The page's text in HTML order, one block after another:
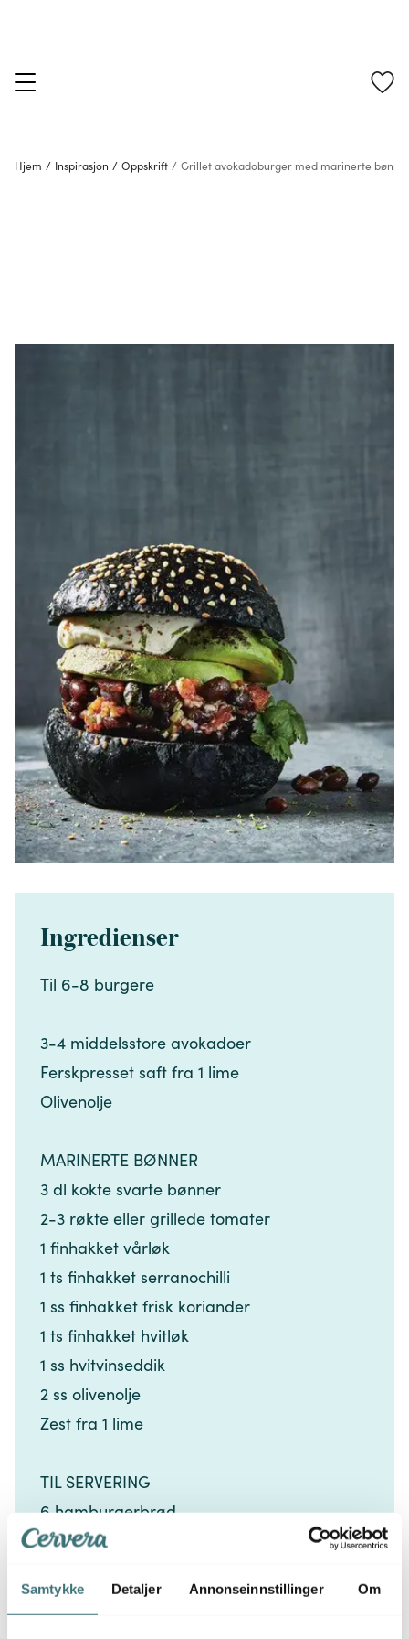
Samtykke Detaljer Annonseinnstillinger Om
Hjem / Inspirasjon / Oppskrift / Grillet avokadoburger med marinerte
Ingredienser
Til 6-8 burgere​​​​‌ ‍ ​‍​‍‌‍ ‌ ​‍‌‍‍‌‌‍‌ ‌‍‍‌‌‍ ‍​‍​‍​ ‍‍​‍​‍‌ ​ ‌‍​‌‌‍ ‍‌‍‍‌‌ ‌​‌ ‍‌​‍ ‍‌‍‍‌‌‍ ​‍​‍​‍ ​​‍​‍‌‍‍​‌ ​‍‌‍‌‌‌‍‌‍​‍​‍​ ‍‍​‍​‍‌‍‍​‌ ‌​‌ ‌​‌ ​​‌ ​ ​ ‍‍​‍ ​‍ ‌‍​ ‌‍ ‌‌ ​ ​‍ ‍‌‍​ ‌‍‌‌‌ ​‍‌ ‌‍‌‍‌‌‌ ​‍‌‍​‌​‍ ‍‌ ​ ‌‍‌‌​‍ ‌ ​​‌ ​‍‌‍ ‌‍‌​‌ ‌‌‌‍​ ‌ ‌​‌‍‍‌‌‍ ‌‍ ‍​‍ ‌‍‍‌‌‍ ‍‌ ‌​‌‍‌‌‌‍ ‍‌ ‌​​‍ ‌‍‌‌‌‍‌​‌‍‍‌‌ ‌​​‍ ‌‍ ‌‌‍ ‌‍‌​‌‍‌‌​ ‌‌ ​​‌ ​‍‌‍‌‌‌ ​ ‌‍‌‌‌‍ ‍‌ ‌​‌‍​‌‌ ‌​‌‍‍‌‌‍ ‌‍ ‍​ ‍ ‌‍‍‌‌‍‌​​ ‌‌‍‍‌​ ​‌​ ‍​‌‍ ‍​‍ ‍‌‍‌​​ ‍‌​ ‌‌‌‍​‌‌‍​‌‌‍‌‌​ ​​​ ‍​​‍ ‌​ ‌ ‌‍‌‌‌‍​‌​ ‍​​‍ ‌​ ‌​‌‍‌​​ ​​​ ‌‍​‍ ‌​ ‍​​ ‌​​ ​ ​ ‌‌​‍ ‌​ ‌‌​ ‌​​ ‌‌‌‍‌​‌‍‌​​ ‌‍​ ‍‌‌‍‌‍‌‍​ ‌‍​‌‌‍​‌‌‍‌​​‍ ‍‌‍ ‍‌‍ ​ ‍ ‌ ‌​‌ ‍‌‌ ​​‌‍‌‌​ ‌‌ ​​‌‍​‌‌‍‌ ‌‍‌‌​ ‍ ‌ ​​‌‍​‌‌ ‌​‌‍‍​​ ‌‌‍​‍‌‍ ​‌‍ ‌‍​ ‌‍‍ ‌ ​ ​‍‌‌​ ‌‌‌​​‍‌‌ ‌‍‍ ‌‍‌‌‌ ‍‌​‍‌‌​ ​ ‌​‌​​‍‌‌​ ​ ‌​‌​​‍‌‌​ ​‍​ ​‍​ ​ ​ ​​​ ‍‌​ ‍‌‌‍​ ‌‍‌‍​ ​​‌‍​‌​ ‍‌‌‍‌‍​ ​‌‌‍​‌​‍‌‌​ ​‍​ ​‍​‍‌‌​ ‌‌‌​‌​​‍ ‍‌‍​ ‌‍ ‌‍ ​‌ ‌‌‌‍ ‌‌‍ ‍‌ ​ ​‍‌‌​ ‌‌‌​​‍‌‌ ‌‍‍ ‌‍‌‌‌ ‍‌​‍‌‌​ ​ ‌​‌​​‍‌‌​ ​ ‌​‌​​‍‌‌​ ​‍​ ​‍​ ​‌‌‍‌​​ ​‍​ ​‌​ ​‌​ ‌‌‌‍​‌‌‍‌‍​ ‍​‌‍​‌‌‍‌​‌‍​ ​‍‌‌​ ​‍​ ​‍​‍‌‌​ ‌‌‌​‌​​‍ ‍‌‍‍‌‌ ‌​‌‍‌‌‌‍ ‌‌ ​ ​‍‌‌​ ‌‌‌​​‍​ ​​​‍‌‌​ ‌‌‌​‌​​ ‌‍​‍‌‍​‌‌ ​ ‌‍‌‌‌‌‌‌‌ ​‍‌‍ ​​ ‌‌‍‍​‌ ‌​‌ ‌​‌ ​​‌ ​ ​‍‌‌​ ​ ‌​​‌​‍‌‌​ ​‍‌​‌‍​‍‌‌​ ​‍‌​‌‍‌‍​ ‌‍ ‌‌ ​ ​‍ ‍‌‍​ ‌‍‌‌‌ ​‍‌ ‌‍‌‍‌‌‌ ​‍‌‍​‌​‍ ‍‌ ​ ‌‍‌‌​‍‌‍‌‍‍‌‌‍‌​​ ‌‌‍‍‌​ ​‌​ ‍​‌‍ ‍​‍ ‍‌‍‌​​ ‍‌​ ‌‌‌‍​‌‌‍​‌‌‍‌‌​ ​​​ ‍​​‍ ‌​ ‌ ‌‍‌‌‌‍​‌​ ‍​​‍ ‌​ ‌​‌‍‌​​ ​​​ ‌‍​‍ ‌​ ‍​​ ‌​​ ​ ​ ‌‌​‍ ‌​ ‌‌​ ‌​​ ‌‌‌‍‌​‌‍‌​​ ‌‍​ ‍‌‌‍‌‍‌‍​ ‌‍​‌‌‍​‌‌‍‌​​‍ ‍‌‍ ‍‌‍ ​‍‌‍‌ ‌​‌ ‍‌‌ ​​‌‍‌‌​ ‌‌ ​​‌‍​‌‌‍‌ ‌‍‌‌​‍‌‍‌ ​​‌‍​‌‌ ‌​‌‍‍​​ ‌‌‍​‍‌‍ ​‌‍ ‌‍​ ‌‍‍ ‌ ​ ​‍‌‌​ ‌‌‌​​‍‌‌ ‌‍‍ ‌‍‌‌‌ ‍‌​‍‌‌​ ​ ‌​‌​​‍‌‌​ ​ ‌​‌​​‍‌‌​ ​‍​ ​‍​ ​ ​ ​​​ ‍‌​ ‍‌‌‍​ ‌‍‌‍​ ​​‌‍​‌​ ‍‌‌‍‌‍​ ​‌‌‍​‌​‍‌‌​ ​‍​ ​‍​‍‌‌​ ‌‌‌​‌​​‍ ‍‌‍​ ‌‍ ‌‍ ​‌ ‌‌‌‍ ‌‌‍ ‍‌ ​ ​‍‌‌​ ‌‌‌​​‍‌‌ ‌‍‍ ‌‍‌‌‌ ‍‌​‍‌‌​ ​ ‌​‌​​‍‌‌​ ​ ‌​‌​​‍‌‌​ ​‍​ ​‍​ ​‌‌‍‌​​ ​‍​ ​‌​ ​‌​ ‌‌‌‍​‌‌‍‌‍​ ‍​‌‍​‌‌‍‌​‌‍​ ​‍‌‌​ ​‍​ ​‍​‍‌‌​ ‌‌‌​‌​​‍ ‍‌‍‍‌‌ ‌​‌‍‌‌‌‍ ‌‌ ​ ​‍‌‌​ ‌‌‌​​‍​ ​​​‍‌‌​ ‌‌‌​‌​​‍‌‍‌ ‌ ‌‍ ‌ ​‍‌‍‍ ‌ ​ ‌ ​​‌‍​‌‌‍​ ‌‍‌‌​ ‌‌ ​​‌ ​‍‌‍ ‌‍‌​‌ ‌‌‌‍​ ‌ ‌​‌‍‍‌‌‍ ‌‍ ‍​‍‌‍‌ ​​‌‍‌‌‌ ​‍‌ ​ ‌ ​​‌‍‌‌‌‍​ ‌ ‌​‌‍‍‌‌ ‌‍‌‍‌‌​ ‌‌ ​​‌ ‌‌‌‍​‍‌‍ ​‌‍‍‌‌ ​ ‌‍‍​‌‍‌‌‌‍‌​​‍​‍‌ ‌
3-4 middelsstore avokadoer​​​​‌ ‍ ​‍​‍‌‍ ‌ ​‍‌‍‍‌‌‍‌ ‌‍‍‌‌‍ ‍​‍​‍​ ‍‍​‍​‍‌ ​ ‌‍​‌‌‍ ‍‌‍‍‌‌ ‌​‌ ‍‌​‍ ‍‌‍‍‌‌‍ ​‍​‍​‍ ​​‍​‍‌‍‍​‌ ​‍‌‍‌‌‌‍‌‍​‍​‍​ ‍‍​‍​‍‌‍‍​‌ ‌​‌ ‌​‌ ​​‌ ​ ​ ‍‍​‍ ​‍ ‌‍​ ‌‍ ‌‌ ​ ​‍ ‍‌‍​ ‌‍‌‌‌ ​‍‌ ‌‍‌‍‌‌‌ ​‍‌‍​‌​‍ ‍‌ ​ ‌‍‌‌​‍ ‌ ​​‌ ​‍‌‍ ‌‍‌​‌ ‌‌‌‍​ ‌ ‌​‌‍‍‌‌‍ ‌‍ ‍​‍ ‌‍‍‌‌‍ ‍‌ ‌​‌‍‌‌‌‍ ‍‌ ‌​​‍ ‌‍‌‌‌‍‌​‌‍‍‌‌ ‌​​‍ ‌‍ ‌‌‍ ‌‍‌​‌‍‌‌​ ‌‌ ​​‌ ​‍‌‍‌‌‌ ​ ‌‍‌‌‌‍ ‍‌ ‌​‌‍​‌‌ ‌​‌‍‍‌‌‍ ‌‍ ‍​ ‍ ‌‍‍‌‌‍‌​​ ‌‌‍‍‌​ ​‌​ ‍​‌‍ ‍​‍ ‍‌‍‌​​ ‍‌​ ‌‌‌‍​‌‌‍​‌‌‍‌‌​ ​​​ ‍​​‍ ‌​ ‌ ‌‍‌‌‌‍​‌​ ‍​​‍ ‌​ ‌​‌‍‌​​ ​​​ ‌‍​‍ ‌​ ‍​​ ‌​​ ​ ​ ‌‌​‍ ‌​ ‌‌​ ‌​​ ‌‌‌‍‌​‌‍‌​​ ‌‍​ ‍‌‌‍‌‍‌‍​ ‌‍​‌‌‍​‌‌‍‌​​‍ ‍‌‍ ‍‌‍ ​ ‍ ‌ ‌​‌ ‍‌‌ ​​‌‍‌‌​ ‌‌ ​​‌‍​‌‌‍‌ ‌‍‌‌​ ‍ ‌ ​​‌‍​‌‌ ‌​‌‍‍​​ ‌‌‍​‍‌‍ ​‌‍ ‌‍​ ‌‍‍ ‌ ​ ​‍‌‌​ ‌‌‌​​‍‌‌ ‌‍‍ ‌‍‌‌‌ ‍‌​‍‌‌​ ​ ‌​‌​​‍‌‌​ ​ ‌​‌​​‍‌‌​ ​‍​ ​‍​ ​ ​ ​​​ ‍‌​ ‍‌‌‍​ ‌‍‌‍​ ​​‌‍​‌​ ‍‌‌‍‌‍​ ​‌‌‍​‌​‍‌‌​ ​‍​ ​‍​‍‌‌​ ‌‌‌​‌​​‍ ‍‌‍​ ‌‍ ‌‍ ​‌ ‌‌‌‍ ‌‌‍ ‍‌ ​ ​‍‌‌​ ‌‌‌​​‍‌‌ ‌‍‍ ‌‍‌‌‌ ‍‌​‍‌‌​ ​ ‌​‌​​‍‌‌​ ​ ‌​‌​​‍‌‌​ ​‍​ ​‍​ ​‌‌‍‌​​ ​‍​ ​‌​ ​‌​ ‌‌‌‍​‌‌‍‌‍​ ‍​‌‍​‌‌‍‌​‌‍​ ​‍‌‌​ ​‍​ ​‍​‍‌‌​ ‌‌‌​‌​​‍ ‍‌‍‍‌‌ ‌​‌‍‌‌‌‍ ‌‌ ​ ​‍‌‌​ ‌‌‌​​‍​ ​‍​‍‌‌​ ‌‌‌​‌​​ ‌‍​‍‌‍​‌‌ ​ ‌‍‌‌‌‌‌‌‌ ​‍‌‍ ​​ ‌‌‍‍​‌ ‌​‌ ‌​‌ ​​‌ ​ ​‍‌‌​ ​ ‌​​‌​‍‌‌​ ​‍‌​‌‍​‍‌‌​ ​‍‌​‌‍‌‍​ ‌‍ ‌‌ ​ ​‍ ‍‌‍​ ‌‍‌‌‌ ​‍‌ ‌‍‌‍‌‌‌ ​‍‌‍​‌​‍ ‍‌ ​ ‌‍‌‌​‍‌‍‌‍‍‌‌‍‌​​ ‌‌‍‍‌​ ​‌​ ‍​‌‍ ‍​‍ ‍‌‍‌​​ ‍‌​ ‌‌‌‍​‌‌‍​‌‌‍‌‌​ ​​​ ‍​​‍ ‌​ ‌ ‌‍‌‌‌‍​‌​ ‍​​‍ ‌​ ‌​‌‍‌​​ ​​​ ‌‍​‍ ‌​ ‍​​ ‌​​ ​ ​ ‌‌​‍ ‌​ ‌‌​ ‌​​ ‌‌‌‍‌​‌‍‌​​ ‌‍​ ‍‌‌‍‌‍‌‍​ ‌‍​‌‌‍​‌‌‍‌​​‍ ‍‌‍ ‍‌‍ ​‍‌‍‌ ‌​‌ ‍‌‌ ​​‌‍‌‌​ ‌‌ ​​‌‍​‌‌‍‌ ‌‍‌‌​‍‌‍‌ ​​‌‍​‌‌ ‌​‌‍‍​​ ‌‌‍​‍‌‍ ​‌‍ ‌‍​ ‌‍‍ ‌ ​ ​‍‌‌​ ‌‌‌​​‍‌‌ ‌‍‍ ‌‍‌‌‌ ‍‌​‍‌‌​ ​ ‌​‌​​‍‌‌​ ​ ‌​‌​​‍‌‌​ ​‍​ ​‍​ ​ ​ ​​​ ‍‌​ ‍‌‌‍​ ‌‍‌‍​ ​​‌‍​‌​ ‍‌‌‍‌‍​ ​‌‌‍​‌​‍‌‌​ ​‍​ ​‍​‍‌‌​ ‌‌‌​‌​​‍ ‍‌‍​ ‌‍ ‌‍ ​‌ ‌‌‌‍ ‌‌‍ ‍‌ ​ ​‍‌‌​ ‌‌‌​​‍‌‌ ‌‍‍ ‌‍‌‌‌ ‍‌​‍‌‌​ ​ ‌​‌​​‍‌‌​ ​ ‌​‌​​‍‌‌​ ​‍​ ​‍​ ​‌‌‍‌​​ ​‍​ ​‌​ ​‌​ ‌‌‌‍​‌‌‍‌‍​ ‍​‌‍​‌‌‍‌​‌‍​ ​‍‌‌​ ​‍​ ​‍​‍‌‌​ ‌‌‌​‌​​‍ ‍‌‍‍‌‌ ‌​‌‍‌‌‌‍ ‌‌ ​ ​‍‌‌​ ‌‌‌​​‍​ ​‍​‍‌‌​ ‌‌‌​‌​​‍‌‍‌ ‌ ‌‍ ‌ ​‍‌‍‍ ‌ ​ ‌ ​​‌‍​‌‌‍​ ‌‍‌‌​ ‌‌ ​​‌ ​‍‌‍ ‌‍‌​‌ ‌‌‌‍​ ‌ ‌​‌‍‍‌‌‍ ‌‍ ‍​‍‌‍‌ ​​‌‍‌‌‌ ​‍‌ ​ ‌ ​​‌‍‌‌‌‍​ ‌ ‌​‌‍‍‌‌ ‌‍‌‍‌‌​ ‌‌ ​​‌ ‌‌‌‍​‍‌‍ ​‌‍‍‌‌ ​ ‌‍‍​‌‍‌‌‌‍‌​​‍​‍‌ ‌
Ferskpresset saft fra 1 lime​​​​‌ ‍ ​‍​‍‌‍ ‌ ​‍‌‍‍‌‌‍‌ ‌‍‍‌‌‍ ‍​‍​‍​ ‍‍​‍​‍‌ ​ ‌‍​‌‌‍ ‍‌‍‍‌‌ ‌​‌ ‍‌​‍ ‍‌‍‍‌‌‍ ​‍​‍​‍ ​​‍​‍‌‍‍​‌ ​‍‌‍‌‌‌‍‌‍​‍​‍​ ‍‍​‍​‍‌‍‍​‌ ‌​‌ ‌​‌ ​​‌ ​ ​ ‍‍​‍ ​‍ ‌‍​ ‌‍ ‌‌ ​ ​‍ ‍‌‍​ ‌‍‌‌‌ ​‍‌ ‌‍‌‍‌‌‌ ​‍‌‍​‌​‍ ‍‌ ​ ‌‍‌‌​‍ ‌ ​​‌ ​‍‌‍ ‌‍‌​‌ ‌‌‌‍​ ‌ ‌​‌‍‍‌‌‍ ‌‍ ‍​‍ ‌‍‍‌‌‍ ‍‌ ‌​‌‍‌‌‌‍ ‍‌ ‌​​‍ ‌‍‌‌‌‍‌​‌‍‍‌‌ ‌​​‍ ‌‍ ‌‌‍ ‌‍‌​‌‍‌‌​ ‌‌ ​​‌ ​‍‌‍‌‌‌ ​ ‌‍‌‌‌‍ ‍‌ ‌​‌‍​‌‌ ‌​‌‍‍‌‌‍ ‌‍ ‍​ ‍ ‌‍‍‌‌‍‌​​ ‌‌‍‍‌​ ​‌​ ‍​‌‍ ‍​‍ ‍‌‍‌​​ ‍‌​ ‌‌‌‍​‌‌‍​‌‌‍‌‌​ ​​​ ‍​​‍ ‌​ ‌ ‌‍‌‌‌‍​‌​ ‍​​‍ ‌​ ‌​‌‍‌​​ ​​​ ‌‍​‍ ‌​ ‍​​ ‌​​ ​ ​ ‌‌​‍ ‌​ ‌‌​ ‌​​ ‌‌‌‍‌​‌‍‌​​ ‌‍​ ‍‌‌‍‌‍‌‍​ ‌‍​‌‌‍​‌‌‍‌​​‍ ‍‌‍ ‍‌‍ ​ ‍ ‌ ‌​‌ ‍‌‌ ​​‌‍‌‌​ ‌‌ ​​‌‍​‌‌‍‌ ‌‍‌‌​ ‍ ‌ ​​‌‍​‌‌ ‌​‌‍‍​​ ‌‌‍​‍‌‍ ​‌‍ ‌‍​ ‌‍‍ ‌ ​ ​‍‌‌​ ‌‌‌​​‍‌‌ ‌‍‍ ‌‍‌‌‌ ‍‌​‍‌‌​ ​ ‌​‌​​‍‌‌​ ​ ‌​‌​​‍‌‌​ ​‍​ ​‍​ ​ ​ ​​​ ‍‌​ ‍‌‌‍​ ‌‍‌‍​ ​​‌‍​‌​ ‍‌‌‍‌‍​ ​‌‌‍​‌​‍‌‌​ ​‍​ ​‍​‍‌‌​ ‌‌‌​‌​​‍ ‍‌‍​ ‌‍ ‌‍ ​‌ ‌‌‌‍ ‌‌‍ ‍‌ ​ ​‍‌‌​ ‌‌‌​​‍‌‌ ‌‍‍ ‌‍‌‌‌ ‍‌​‍‌‌​ ​ ‌​‌​​‍‌‌​ ​ ‌​‌​​‍‌‌​ ​‍​ ​‍​ ​‌‌‍‌​​ ​‍​ ​‌​ ​‌​ ‌‌‌‍​‌‌‍‌‍​ ‍​‌‍​‌‌‍‌​‌‍​ ​‍‌‌​ ​‍​ ​‍​‍‌‌​ ‌‌‌​‌​​‍ ‍‌‍‍‌‌ ‌​‌‍‌‌‌‍ ‌‌ ​ ​‍‌‌​ ‌‌‌​​‍​ ​ ​‍‌‌​ ‌‌‌​‌​​ ‌‍​‍‌‍​‌‌ ​ ‌‍‌‌‌‌‌‌‌ ​‍‌‍ ​​ ‌‌‍‍​‌ ‌​‌ ‌​‌ ​​‌ ​ ​‍‌‌​ ​ ‌​​‌​‍‌‌​ ​‍‌​‌‍​‍‌‌​ ​‍‌​‌‍‌‍​ ‌‍ ‌‌ ​ ​‍ ‍‌‍​ ‌‍‌‌‌ ​‍‌ ‌‍‌‍‌‌‌ ​‍‌‍​‌​‍ ‍‌ ​ ‌‍‌‌​‍‌‍‌‍‍‌‌‍‌​​ ‌‌‍‍‌​ ​‌​ ‍​‌‍ ‍​‍ ‍‌‍‌​​ ‍‌​ ‌‌‌‍​‌‌‍​‌‌‍‌‌​ ​​​ ‍​​‍ ‌​ ‌ ‌‍‌‌‌‍​‌​ ‍​​‍ ‌​ ‌​‌‍‌​​ ​​​ ‌‍​‍ ‌​ ‍​​ ‌​​ ​ ​ ‌‌​‍ ‌​ ‌‌​ ‌​​ ‌‌‌‍‌​‌‍‌​​ ‌‍​ ‍‌‌‍‌‍‌‍​ ‌‍​‌‌‍​‌‌‍‌​​‍ ‍‌‍ ‍‌‍ ​‍‌‍‌ ‌​‌ ‍‌‌ ​​‌‍‌‌​ ‌‌ ​​‌‍​‌‌‍‌ ‌‍‌‌​‍‌‍‌ ​​‌‍​‌‌ ‌​‌‍‍​​ ‌‌‍​‍‌‍ ​‌‍ ‌‍​ ‌‍‍ ‌ ​ ​‍‌‌​ ‌‌‌​​‍‌‌ ‌‍‍ ‌‍‌‌‌ ‍‌​‍‌‌​ ​ ‌​‌​​‍‌‌​ ​ ‌​‌​​‍‌‌​ ​‍​ ​‍​ ​ ​ ​​​ ‍‌​ ‍‌‌‍​ ‌‍‌‍​ ​​‌‍​‌​ ‍‌‌‍‌‍​ ​‌‌‍​‌​‍‌‌​ ​‍​ ​‍​‍‌‌​ ‌‌‌​‌​​‍ ‍‌‍​ ‌‍ ‌‍ ​‌ ‌‌‌‍ ‌‌‍ ‍‌ ​ ​‍‌‌​ ‌‌‌​​‍‌‌ ‌‍‍ ‌‍‌‌‌ ‍‌​‍‌‌​ ​ ‌​‌​​‍‌‌​ ​ ‌​‌​​‍‌‌​ ​‍​ ​‍​ ​‌‌‍‌​​ ​‍​ ​‌​ ​‌​ ‌‌‌‍​‌‌‍‌‍​ ‍​‌‍​‌‌‍‌​‌‍​ ​‍‌‌​ ​‍​ ​‍​‍‌‌​ ‌‌‌​‌​​‍ ‍‌‍‍‌‌ ‌​‌‍‌‌‌‍ ‌‌ ​ ​‍‌‌​ ‌‌‌​​‍​ ​ ​‍‌‌​ ‌‌‌​‌​​‍‌‍‌ ‌ ‌‍ ‌ ​‍‌‍‍ ‌ ​ ‌ ​​‌‍​‌‌‍​ ‌‍‌‌​ ‌‌ ​​‌ ​‍‌‍ ‌‍‌​‌ ‌‌‌‍​ ‌ ‌​‌‍‍‌‌‍ ‌‍ ‍​‍‌‍‌ ​​‌‍‌‌‌ ​‍‌ ​ ‌ ​​‌‍‌‌‌‍​ ‌ ‌​‌‍‍‌‌ ‌‍‌‍‌‌​ ‌‌ ​​‌ ‌‌‌‍​‍‌‍ ​‌‍‍‌‌ ​ ‌‍‍​‌‍‌‌‌‍‌​​‍​‍‌ ‌
Olivenolje​​​​‌ ‍ ​‍​‍‌‍ ‌ ​‍‌‍‍‌‌‍‌ ‌‍‍‌‌‍ ‍​‍​‍​ ‍‍​‍​‍‌ ​ ‌‍​‌‌‍ ‍‌‍‍‌‌ ‌​‌ ‍‌​‍ ‍‌‍‍‌‌‍ ​‍​‍​‍ ​​‍​‍‌‍‍​‌ ​‍‌‍‌‌‌‍‌‍​‍​‍​ ‍‍​‍​‍‌‍‍​‌ ‌​‌ ‌​‌ ​​‌ ​ ​ ‍‍​‍ ​‍ ‌‍​ ‌‍ ‌‌ ​ ​‍ ‍‌‍​ ‌‍‌‌‌ ​‍‌ ‌‍‌‍‌‌‌ ​‍‌‍​‌​‍ ‍‌ ​ ‌‍‌‌​‍ ‌ ​​‌ ​‍‌‍ ‌‍‌​‌ ‌‌‌‍​ ‌ ‌​‌‍‍‌‌‍ ‌‍ ‍​‍ ‌‍‍‌‌‍ ‍‌ ‌​‌‍‌‌‌‍ ‍‌ ‌​​‍ ‌‍‌‌‌‍‌​‌‍‍‌‌ ‌​​‍ ‌‍ ‌‌‍ ‌‍‌​‌‍‌‌​ ‌‌ ​​‌ ​‍‌‍‌‌‌ ​ ‌‍‌‌‌‍ ‍‌ ‌​‌‍​‌‌ ‌​‌‍‍‌‌‍ ‌‍ ‍​ ‍ ‌‍‍‌‌‍‌​​ ‌‌‍‍‌​ ​‌​ ‍​‌‍ ‍​‍ ‍‌‍‌​​ ‍‌​ ‌‌‌‍​‌‌‍​‌‌‍‌‌​ ​​​ ‍​​‍ ‌​ ‌ ‌‍‌‌‌‍​‌​ ‍​​‍ ‌​ ‌​‌‍‌​​ ​​​ ‌‍​‍ ‌​ ‍​​ ‌​​ ​ ​ ‌‌​‍ ‌​ ‌‌​ ‌​​ ‌‌‌‍‌​‌‍‌​​ ‌‍​ ‍‌‌‍‌‍‌‍​ ‌‍​‌‌‍​‌‌‍‌​​‍ ‍‌‍ ‍‌‍ ​ ‍ ‌ ‌​‌ ‍‌‌ ​​‌‍‌‌​ ‌‌ ​​‌‍​‌‌‍‌ ‌‍‌‌​ ‍ ‌ ​​‌‍​‌‌ ‌​‌‍‍​​ ‌‌‍​‍‌‍ ​‌‍ ‌‍​ ‌‍‍ ‌ ​ ​‍‌‌​ ‌‌‌​​‍‌‌ ‌‍‍ ‌‍‌‌‌ ‍‌​‍‌‌​ ​ ‌​‌​​‍‌‌​ ​ ‌​‌​​‍‌‌​ ​‍​ ​‍​ ​ ​ ​​​ ‍‌​ ‍‌‌‍​ ‌‍‌‍​ ​​‌‍​‌​ ‍‌‌‍‌‍​ ​‌‌‍​‌​‍‌‌​ ​‍​ ​‍​‍‌‌​ ‌‌‌​‌​​‍ ‍‌‍​ ‌‍ ‌‍ ​‌ ‌‌‌‍ ‌‌‍ ‍‌ ​ ​‍‌‌​ ‌‌‌​​‍‌‌ ‌‍‍ ‌‍‌‌‌ ‍‌​‍‌‌​ ​ ‌​‌​​‍‌‌​ ​ ‌​‌​​‍‌‌​ ​‍​ ​‍​ ​‌‌‍‌​​ ​‍​ ​‌​ ​‌​ ‌‌‌‍​‌‌‍‌‍​ ‍​‌‍​‌‌‍‌​‌‍​ ​‍‌‌​ ​‍​ ​‍​‍‌‌​ ‌‌‌​‌​​‍ ‍‌‍‍‌‌ ‌​‌‍‌‌‌‍ ‌‌ ​ ​‍‌‌​ ‌‌‌​​‍​ ‌​​‍‌‌​ ‌‌‌​‌​​ ‌‍​‍‌‍​‌‌ ​ ‌‍‌‌‌‌‌‌‌ ​‍‌‍ ​​ ‌‌‍‍​‌ ‌​‌ ‌​‌ ​​‌ ​ ​‍‌‌​ ​ ‌​​‌​‍‌‌​ ​‍‌​‌‍​‍‌‌​ ​‍‌​‌‍‌‍​ ‌‍ ‌‌ ​ ​‍ ‍‌‍​ ‌‍‌‌‌ ​‍‌ ‌‍‌‍‌‌‌ ​‍‌‍​‌​‍ ‍‌ ​ ‌‍‌‌​‍‌‍‌‍‍‌‌‍‌​​ ‌‌‍‍‌​ ​‌​ ‍​‌‍ ‍​‍ ‍‌‍‌​​ ‍‌​ ‌‌‌‍​‌‌‍​‌‌‍‌‌​ ​​​ ‍​​‍ ‌​ ‌ ‌‍‌‌‌‍​‌​ ‍​​‍ ‌​ ‌​‌‍‌​​ ​​​ ‌‍​‍ ‌​ ‍​​ ‌​​ ​ ​ ‌‌​‍ ‌​ ‌‌​ ‌​​ ‌‌‌‍‌​‌‍‌​​ ‌‍​ ‍‌‌‍‌‍‌‍​ ‌‍​‌‌‍​‌‌‍‌​​‍ ‍‌‍ ‍‌‍ ​‍‌‍‌ ‌​‌ ‍‌‌ ​​‌‍‌‌​ ‌‌ ​​‌‍​‌‌‍‌ ‌‍‌‌​‍‌‍‌ ​​‌‍​‌‌ ‌​‌‍‍​​ ‌‌‍​‍‌‍ ​‌‍ ‌‍​ ‌‍‍ ‌ ​ ​‍‌‌​ ‌‌‌​​‍‌‌ ‌‍‍ ‌‍‌‌‌ ‍‌​‍‌‌​ ​ ‌​‌​​‍‌‌​ ​ ‌​‌​​‍‌‌​ ​‍​ ​‍​ ​ ​ ​​​ ‍‌​ ‍‌‌‍​ ‌‍‌‍​ ​​‌‍​‌​ ‍‌‌‍‌‍​ ​‌‌‍​‌​‍‌‌​ ​‍​ ​‍​‍‌‌​ ‌‌‌​‌​​‍ ‍‌‍​ ‌‍ ‌‍ ​‌ ‌‌‌‍ ‌‌‍ ‍‌ ​ ​‍‌‌​ ‌‌‌​​‍‌‌ ‌‍‍ ‌‍‌‌‌ ‍‌​‍‌‌​ ​ ‌​‌​​‍‌‌​ ​ ‌​‌​​‍‌‌​ ​‍​ ​‍​ ​‌‌‍‌​​ ​‍​ ​‌​ ​‌​ ‌‌‌‍​‌‌‍‌‍​ ‍​‌‍​‌‌‍‌​‌‍​ ​‍‌‌​ ​‍​ ​‍​‍‌‌​ ‌‌‌​‌​​‍ ‍‌‍‍‌‌ ‌​‌‍‌‌‌‍ ‌‌ ​ ​‍‌‌​ ‌‌‌​​‍​ ‌​​‍‌‌​ ‌‌‌​‌​​‍‌‍‌ ‌ ‌‍ ‌ ​‍‌‍‍ ‌ ​ ‌ ​​‌‍​‌‌‍​ ‌‍‌‌​ ‌‌ ​​‌ ​‍‌‍ ‌‍‌​‌ ‌‌‌‍​ ‌ ‌​‌‍‍‌‌‍ ‌‍ ‍​‍‌‍‌ ​​‌‍‌‌‌ ​‍‌ ​ ‌ ​​‌‍‌‌‌‍​ ‌ ‌​‌‍‍‌‌ ‌‍‌‍‌‌​ ‌‌ ​​‌ ‌‌‌‍​‍‌‍ ​‌‍‍‌‌ ​ ‌‍‍​‌‍‌‌‌‍‌​​‍​‍‌ ‌
MARINERTE BØNNER​​​​‌ ‍ ​‍​‍‌‍ ‌ ​‍‌‍‍‌‌‍‌ ‌‍‍‌‌‍ ‍​‍​‍​ ‍‍​‍​‍‌ ​ ‌‍​‌‌‍ ‍‌‍‍‌‌ ‌​‌ ‍‌​‍ ‍‌‍‍‌‌‍ ​‍​‍​‍ ​​‍​‍‌‍‍​‌ ​‍‌‍‌‌‌‍‌‍​‍​‍​ ‍‍​‍​‍‌‍‍​‌ ‌​‌ ‌​‌ ​​‌ ​ ​ ‍‍​‍ ​‍ ‌‍​ ‌‍ ‌‌ ​ ​‍ ‍‌‍​ ‌‍‌‌‌ ​‍‌ ‌‍‌‍‌‌‌ ​‍‌‍​‌​‍ ‍‌ ​ ‌‍‌‌​‍ ‌ ​​‌ ​‍‌‍ ‌‍‌​‌ ‌‌‌‍​ ‌ ‌​‌‍‍‌‌‍ ‌‍ ‍​‍ ‌‍‍‌‌‍ ‍‌ ‌​‌‍‌‌‌‍ ‍‌ ‌​​‍ ‌‍‌‌‌‍‌​‌‍‍‌‌ ‌​​‍ ‌‍ ‌‌‍ ‌‍‌​‌‍‌‌​ ‌‌ ​​‌ ​‍‌‍‌‌‌ ​ ‌‍‌‌‌‍ ‍‌ ‌​‌‍​‌‌ ‌​‌‍‍‌‌‍ ‌‍ ‍​ ‍ ‌‍‍‌‌‍‌​​ ‌‌‍‍‌​ ​‌​ ‍​‌‍ ‍​‍ ‍‌‍‌​​ ‍‌​ ‌‌‌‍​‌‌‍​‌‌‍‌‌​ ​​​ ‍​​‍ ‌​ ‌ ‌‍‌‌‌‍​‌​ ‍​​‍ ‌​ ‌​‌‍‌​​ ​​​ ‌‍​‍ ‌​ ‍​​ ‌​​ ​ ​ ‌‌​‍ ‌​ ‌‌​ ‌​​ ‌‌‌‍‌​‌‍‌​​ ‌‍​ ‍‌‌‍‌‍‌‍​ ‌‍​‌‌‍​‌‌‍‌​​‍ ‍‌‍ ‍‌‍ ​ ‍ ‌ ‌​‌ ‍‌‌ ​​‌‍‌‌​ ‌‌ ​​‌‍​‌‌‍‌ ‌‍‌‌​ ‍ ‌ ​​‌‍​‌‌ ‌​‌‍‍​​ ‌‌‍​‍‌‍ ​‌‍ ‌‍​ ‌‍‍ ‌ ​ ​‍‌‌​ ‌‌‌​​‍‌‌ ‌‍‍ ‌‍‌‌‌ ‍‌​‍‌‌​ ​ ‌​‌​​‍‌‌​ ​ ‌​‌​​‍‌‌​ ​‍​ ​‍​ ​ ​ ​​​ ‍‌​ ‍‌‌‍​ ‌‍‌‍​ ​​‌‍​‌​ ‍‌‌‍‌‍​ ​‌‌‍​‌​‍‌‌​ ​‍​ ​‍​‍‌‌​ ‌‌‌​‌​​‍ ‍‌‍​ ‌‍ ‌‍ ​‌ ‌‌‌‍ ‌‌‍ ‍‌ ​ ​‍‌‌​ ‌‌‌​​‍‌‌ ‌‍‍ ‌‍‌‌‌ ‍‌​‍‌‌​ ​ ‌​‌​​‍‌‌​ ​ ‌​‌​​‍‌‌​ ​‍​ ​‍​ ​‌‌‍‌​​ ​‍​ ​‌​ ​‌​ ‌‌‌‍​‌‌‍‌‍​ ‍​‌‍​‌‌‍‌​‌‍​ ​‍‌‌​ ​‍​ ​‍​‍‌‌​ ‌‌‌​‌​​‍ ‍‌‍‍‌‌ ‌​‌‍‌‌‌‍ ‌‌ ​ ​‍‌‌​ ‌‌‌​​‍​ ‌‍​‍‌‌​ ‌‌‌​‌​​ ‌‍​‍‌‍​‌‌ ​ ‌‍‌‌‌‌‌‌‌ ​‍‌‍ ​​ ‌‌‍‍​‌ ‌​‌ ‌​‌ ​​‌ ​ ​‍‌‌​ ​ ‌​​‌​‍‌‌​ ​‍‌​‌‍​‍‌‌​ ​‍‌​‌‍‌‍​ ‌‍ ‌‌ ​ ​‍ ‍‌‍​ ‌‍‌‌‌ ​‍‌ ‌‍‌‍‌‌‌ ​‍‌‍​‌​‍ ‍‌ ​ ‌‍‌‌​‍‌‍‌‍‍‌‌‍‌​​ ‌‌‍‍‌​ ​‌​ ‍​‌‍ ‍​‍ ‍‌‍‌​​ ‍‌​ ‌‌‌‍​‌‌‍​‌‌‍‌‌​ ​​​ ‍​​‍ ‌​ ‌ ‌‍‌‌‌‍​‌​ ‍​​‍ ‌​ ‌​‌‍‌​​ ​​​ ‌‍​‍ ‌​ ‍​​ ‌​​ ​ ​ ‌‌​‍ ‌​ ‌‌​ ‌​​ ‌‌‌‍‌​‌‍‌​​ ‌‍​ ‍‌‌‍‌‍‌‍​ ‌‍​‌‌‍​‌‌‍‌​​‍ ‍‌‍ ‍‌‍ ​‍‌‍‌ ‌​‌ ‍‌‌ ​​‌‍‌‌​ ‌‌ ​​‌‍​‌‌‍‌ ‌‍‌‌​‍‌‍‌ ​​‌‍​‌‌ ‌​‌‍‍​​ ‌‌‍​‍‌‍ ​‌‍ ‌‍​ ‌‍‍ ‌ ​ ​‍‌‌​ ‌‌‌​​‍‌‌ ‌‍‍ ‌‍‌‌‌ ‍‌​‍‌‌​ ​ ‌​‌​​‍‌‌​ ​ ‌​‌​​‍‌‌​ ​‍​ ​‍​ ​ ​ ​​​ ‍‌​ ‍‌‌‍​ ‌‍‌‍​ ​​‌‍​‌​ ‍‌‌‍‌‍​ ​‌‌‍​‌​‍‌‌​ ​‍​ ​‍​‍‌‌​ ‌‌‌​‌​​‍ ‍‌‍​ ‌‍ ‌‍ ​‌ ‌‌‌‍ ‌‌‍ ‍‌ ​ ​‍‌‌​ ‌‌‌​​‍‌‌ ‌‍‍ ‌‍‌‌‌ ‍‌​‍‌‌​ ​ ‌​‌​​‍‌‌​ ​ ‌​‌​​‍‌‌​ ​‍​ ​‍​ ​‌‌‍‌​​ ​‍​ ​‌​ ​‌​ ‌‌‌‍​‌‌‍‌‍​ ‍​‌‍​‌‌‍‌​‌‍​ ​‍‌‌​ ​‍​ ​‍​‍‌‌​ ‌‌‌​‌​​‍ ‍‌‍‍‌‌ ‌​‌‍‌‌‌‍ ‌‌ ​ ​‍‌‌​ ‌‌‌​​‍​ ‌‍​‍‌‌​ ‌‌‌​‌​​‍‌‍‌ ‌ ‌‍ ‌ ​‍‌‍‍ ‌ ​ ‌ ​​‌‍​‌‌‍​ ‌‍‌‌​ ‌‌ ​​‌ ​‍‌‍ ‌‍‌​‌ ‌‌‌‍​ ‌ ‌​‌‍‍‌‌‍ ‌‍ ‍​‍‌‍‌ ​​‌‍‌‌‌ ​‍‌ ​ ‌ ​​‌‍‌‌‌‍​ ‌ ‌​‌‍‍‌‌ ‌‍‌‍‌‌​ ‌‌ ​​‌ ‌‌‌‍​‍‌‍ ​‌‍‍‌‌ ​ ‌‍‍​‌‍‌‌‌‍‌​​‍​‍‌ ‌
3 dl kokte svarte bønner​​​​‌ ‍ ​‍​‍‌‍ ‌ ​‍‌‍‍‌‌‍‌ ‌‍‍‌‌‍ ‍​‍​‍​ ‍‍​‍​‍‌ ​ ‌‍​‌‌‍ ‍‌‍‍‌‌ ‌​‌ ‍‌​‍ ‍‌‍‍‌‌‍ ​‍​‍​‍ ​​‍​‍‌‍‍​‌ ​‍‌‍‌‌‌‍‌‍​‍​‍​ ‍‍​‍​‍‌‍‍​‌ ‌​‌ ‌​‌ ​​‌ ​ ​ ‍‍​‍ ​‍ ‌‍​ ‌‍ ‌‌ ​ ​‍ ‍‌‍​ ‌‍‌‌‌ ​‍‌ ‌‍‌‍‌‌‌ ​‍‌‍​‌​‍ ‍‌ ​ ‌‍‌‌​‍ ‌ ​​‌ ​‍‌‍ ‌‍‌​‌ ‌‌‌‍​ ‌ ‌​‌‍‍‌‌‍ ‌‍ ‍​‍ ‌‍‍‌‌‍ ‍‌ ‌​‌‍‌‌‌‍ ‍‌ ‌​​‍ ‌‍‌‌‌‍‌​‌‍‍‌‌ ‌​​‍ ‌‍ ‌‌‍ ‌‍‌​‌‍‌‌​ ‌‌ ​​‌ ​‍‌‍‌‌‌ ​ ‌‍‌‌‌‍ ‍‌ ‌​‌‍​‌‌ ‌​‌‍‍‌‌‍ ‌‍ ‍​ ‍ ‌‍‍‌‌‍‌​​ ‌‌‍‍‌​ ​‌​ ‍​‌‍ ‍​‍ ‍‌‍‌​​ ‍‌​ ‌‌‌‍​‌‌‍​‌‌‍‌‌​ ​​​ ‍​​‍ ‌​ ‌ ‌‍‌‌‌‍​‌​ ‍​​‍ ‌​ ‌​‌‍‌​​ ​​​ ‌‍​‍ ‌​ ‍​​ ‌​​ ​ ​ ‌‌​‍ ‌​ ‌‌​ ‌​​ ‌‌‌‍‌​‌‍‌​​ ‌‍​ ‍‌‌‍‌‍‌‍​ ‌‍​‌‌‍​‌‌‍‌​​‍ ‍‌‍ ‍‌‍ ​ ‍ ‌ ‌​‌ ‍‌‌ ​​‌‍‌‌​ ‌‌ ​​‌‍​‌‌‍‌ ‌‍‌‌​ ‍ ‌ ​​‌‍​‌‌ ‌​‌‍‍​​ ‌‌‍​‍‌‍ ​‌‍ ‌‍​ ‌‍‍ ‌ ​ ​‍‌‌​ ‌‌‌​​‍‌‌ ‌‍‍ ‌‍‌‌‌ ‍‌​‍‌‌​ ​ ‌​‌​​‍‌‌​ ​ ‌​‌​​‍‌‌​ ​‍​ ​‍​ ​ ​ ​​​ ‍‌​ ‍‌‌‍​ ‌‍‌‍​ ​​‌‍​‌​ ‍‌‌‍‌‍​ ​‌‌‍​‌​‍‌‌​ ​‍​ ​‍​‍‌‌​ ‌‌‌​‌​​‍ ‍‌‍​ ‌‍ ‌‍ ​‌ ‌‌‌‍ ‌‌‍ ‍‌ ​ ​‍‌‌​ ‌‌‌​​‍‌‌ ‌‍‍ ‌‍‌‌‌ ‍‌​‍‌‌​ ​ ‌​‌​​‍‌‌​ ​ ‌​‌​​‍‌‌​ ​‍​ ​‍​ ​‌‌‍‌​​ ​‍​ ​‌​ ​‌​ ‌‌‌‍​‌‌‍‌‍​ ‍​‌‍​‌‌‍‌​‌‍​ ​‍‌‌​ ​‍​ ​‍​‍‌‌​ ‌‌‌​‌​​‍ ‍‌‍‍‌‌ ‌​‌‍‌‌‌‍ ‌‌ ​ ​‍‌‌​ ‌‌‌​​‍​ ‌ ​‍‌‌​ ‌‌‌​‌​​ ‌‍​‍‌‍​‌‌ ​ ‌‍‌‌‌‌‌‌‌ ​‍‌‍ ​​ ‌‌‍‍​‌ ‌​‌ ‌​‌ ​​‌ ​ ​‍‌‌​ ​ ‌​​‌​‍‌‌​ ​‍‌​‌‍​‍‌‌​ ​‍‌​‌‍‌‍​ ‌‍ ‌‌ ​ ​‍ ‍‌‍​ ‌‍‌‌‌ ​‍‌ ‌‍‌‍‌‌‌ ​‍‌‍​‌​‍ ‍‌ ​ ‌‍‌‌​‍‌‍‌‍‍‌‌‍‌​​ ‌‌‍‍‌​ ​‌​ ‍​‌‍ ‍​‍ ‍‌‍‌​​ ‍‌​ ‌‌‌‍​‌‌‍​‌‌‍‌‌​ ​​​ ‍​​‍ ‌​ ‌ ‌‍‌‌‌‍​‌​ ‍​​‍ ‌​ ‌​‌‍‌​​ ​​​ ‌‍​‍ ‌​ ‍​​ ‌​​ ​ ​ ‌‌​‍ ‌​ ‌‌​ ‌​​ ‌‌‌‍‌​‌‍‌​​ ‌‍​ ‍‌‌‍‌‍‌‍​ ‌‍​‌‌‍​‌‌‍‌​​‍ ‍‌‍ ‍‌‍ ​‍‌‍‌ ‌​‌ ‍‌‌ ​​‌‍‌‌​ ‌‌ ​​‌‍​‌‌‍‌ ‌‍‌‌​‍‌‍‌ ​​‌‍​‌‌ ‌​‌‍‍​​ ‌‌‍​‍‌‍ ​‌‍ ‌‍​ ‌‍‍ ‌ ​ ​‍‌‌​ ‌‌‌​​‍‌‌ ‌‍‍ ‌‍‌‌‌ ‍‌​‍‌‌​ ​ ‌​‌​​‍‌‌​ ​ ‌​‌​​‍‌‌​ ​‍​ ​‍​ ​ ​ ​​​ ‍‌​ ‍‌‌‍​ ‌‍‌‍​ ​​‌‍​‌​ ‍‌‌‍‌‍​ ​‌‌‍​‌​‍‌‌​ ​‍​ ​‍​‍‌‌​ ‌‌‌​‌​​‍ ‍‌‍​ ‌‍ ‌‍ ​‌ ‌‌‌‍ ‌‌‍ ‍‌ ​ ​‍‌‌​ ‌‌‌​​‍‌‌ ‌‍‍ ‌‍‌‌‌ ‍‌​‍‌‌​ ​ ‌​‌​​‍‌‌​ ​ ‌​‌​​‍‌‌​ ​‍​ ​‍​ ​‌‌‍‌​​ ​‍​ ​‌​ ​‌​ ‌‌‌‍​‌‌‍‌‍​ ‍​‌‍​‌‌‍‌​‌‍​ ​‍‌‌​ ​‍​ ​‍​‍‌‌​ ‌‌‌​‌​​‍ ‍‌‍‍‌‌ ‌​‌‍‌‌‌‍ ‌‌ ​ ​‍‌‌​ ‌‌‌​​‍​ ‌ ​‍‌‌​ ‌‌‌​‌​​‍‌‍‌ ‌ ‌‍ ‌ ​‍‌‍‍ ‌ ​ ‌ ​​‌‍​‌‌‍​ ‌‍‌‌​ ‌‌ ​​‌ ​‍‌‍ ‌‍‌​‌ ‌‌‌‍​ ‌ ‌​‌‍‍‌‌‍ ‌‍ ‍​‍‌‍‌ ​​‌‍‌‌‌ ​‍‌ ​ ‌ ​​‌‍‌‌‌‍​ ‌ ‌​‌‍‍‌‌ ‌‍‌‍‌‌​ ‌‌ ​​‌ ‌‌‌‍​‍‌‍ ​‌‍‍‌‌ ​ ‌‍‍​‌‍‌‌‌‍‌​​‍​‍‌ ‌
2-3 røkte eller grillede tomater ​​​​‌ ‍ ​‍​‍‌‍ ‌ ​‍‌‍‍‌‌‍‌ ‌‍‍‌‌‍ ‍​‍​‍​ ‍‍​‍​‍‌ ​ ‌‍​‌‌‍ ‍‌‍‍‌‌ ‌​‌ ‍‌​‍ ‍‌‍‍‌‌‍ ​‍​‍​‍ ​​‍​‍‌‍‍​‌ ​‍‌‍‌‌‌‍‌‍​‍​‍​ ‍‍​‍​‍‌‍‍​‌ ‌​‌ ‌​‌ ​​‌ ​ ​ ‍‍​‍ ​‍ ‌‍​ ‌‍ ‌‌ ​ ​‍ ‍‌‍​ ‌‍‌‌‌ ​‍‌ ‌‍‌‍‌‌‌ ​‍‌‍​‌​‍ ‍‌ ​ ‌‍‌‌​‍ ‌ ​​‌ ​‍‌‍ ‌‍‌​‌ ‌‌‌‍​ ‌ ‌​‌‍‍‌‌‍ ‌‍ ‍​‍ ‌‍‍‌‌‍ ‍‌ ‌​‌‍‌‌‌‍ ‍‌ ‌​​‍ ‌‍‌‌‌‍‌​‌‍‍‌‌ ‌​​‍ ‌‍ ‌‌‍ ‌‍‌​‌‍‌‌​ ‌‌ ​​‌ ​‍‌‍‌‌‌ ​ ‌‍‌‌‌‍ ‍‌ ‌​‌‍​‌‌ ‌​‌‍‍‌‌‍ ‌‍ ‍​ ‍ ‌‍‍‌‌‍‌​​ ‌‌‍‍‌​ ​‌​ ‍​‌‍ ‍​‍ ‍‌‍‌​​ ‍‌​ ‌‌‌‍​‌‌‍​‌‌‍‌‌​ ​​​ ‍​​‍ ‌​ ‌ ‌‍‌‌‌‍​‌​ ‍​​‍ ‌​ ‌​‌‍‌​​ ​​​ ‌‍​‍ ‌​ ‍​​ ‌​​ ​ ​ ‌‌​‍ ‌​ ‌‌​ ‌​​ ‌‌‌‍‌​‌‍‌​​ ‌‍​ ‍‌‌‍‌‍‌‍​ ‌‍​‌‌‍​‌‌‍‌​​‍ ‍‌‍ ‍‌‍ ​ ‍ ‌ ‌​‌ ‍‌‌ ​​‌‍‌‌​ ‌‌ ​​‌‍​‌‌‍‌ ‌‍‌‌​ ‍ ‌ ​​‌‍​‌‌ ‌​‌‍‍​​ ‌‌‍​‍‌‍ ​‌‍ ‌‍​ ‌‍‍ ‌ ​ ​‍‌‌​ ‌‌‌​​‍‌‌ ‌‍‍ ‌‍‌‌‌ ‍‌​‍‌‌​ ​ ‌​‌​​‍‌‌​ ​ ‌​‌​​‍‌‌​ ​‍​ ​‍​ ​ ​ ​​​ ‍‌​ ‍‌‌‍​ ‌‍‌‍​ ​​‌‍​‌​ ‍‌‌‍‌‍​ ​‌‌‍​‌​‍‌‌​ ​‍​ ​‍​‍‌‌​ ‌‌‌​‌​​‍ ‍‌‍​ ‌‍ ‌‍ ​‌ ‌‌‌‍ ‌‌‍ ‍‌ ​ ​‍‌‌​ ‌‌‌​​‍‌‌ ‌‍‍ ‌‍‌‌‌ ‍‌​‍‌‌​ ​ ‌​‌​​‍‌‌​ ​ ‌​‌​​‍‌‌​ ​‍​ ​‍​ ​‌‌‍‌​​ ​‍​ ​‌​ ​‌​ ‌‌‌‍​‌‌‍‌‍​ ‍​‌‍​‌‌‍‌​‌‍​ ​‍‌‌​ ​‍​ ​‍​‍‌‌​ ‌‌‌​‌​​‍ ‍‌‍‍‌‌ ‌​‌‍‌‌‌‍ ‌‌ ​ ​‍‌‌​ ‌‌‌​​‍​ ‍​​‍‌‌​ ‌‌‌​‌​​ ‌‍​‍‌‍​‌‌ ​ ‌‍‌‌‌‌‌‌‌ ​‍‌‍ ​​ ‌‌‍‍​‌ ‌​‌ ‌​‌ ​​‌ ​ ​‍‌‌​ ​ ‌​​‌​‍‌‌​ ​‍‌​‌‍​‍‌‌​ ​‍‌​‌‍‌‍​ ‌‍ ‌‌ ​ ​‍ ‍‌‍​ ‌‍‌‌‌ ​‍‌ ‌‍‌‍‌‌‌ ​‍‌‍​‌​‍ ‍‌ ​ ‌‍‌‌​‍‌‍‌‍‍‌‌‍‌​​ ‌‌‍‍‌​ ​‌​ ‍​‌‍ ‍​‍ ‍‌‍‌​​ ‍‌​ ‌‌‌‍​‌‌‍​‌‌‍‌‌​ ​​​ ‍​​‍ ‌​ ‌ ‌‍‌‌‌‍​‌​ ‍​​‍ ‌​ ‌​‌‍‌​​ ​​​ ‌‍​‍ ‌​ ‍​​ ‌​​ ​ ​ ‌‌​‍ ‌​ ‌‌​ ‌​​ ‌‌‌‍‌​‌‍‌​​ ‌‍​ ‍‌‌‍‌‍‌‍​ ‌‍​‌‌‍​‌‌‍‌​​‍ ‍‌‍ ‍‌‍ ​‍‌‍‌ ‌​‌ ‍‌‌ ​​‌‍‌‌​ ‌‌ ​​‌‍​‌‌‍‌ ‌‍‌‌​‍‌‍‌ ​​‌‍​‌‌ ‌​‌‍‍​​ ‌‌‍​‍‌‍ ​‌‍ ‌‍​ ‌‍‍ ‌ ​ ​‍‌‌​ ‌‌‌​​‍‌‌ ‌‍‍ ‌‍‌‌‌ ‍‌​‍‌‌​ ​ ‌​‌​​‍‌‌​ ​ ‌​‌​​‍‌‌​ ​‍​ ​‍​ ​ ​ ​​​ ‍‌​ ‍‌‌‍​ ‌‍‌‍​ ​​‌‍​‌​ ‍‌‌‍‌‍​ ​‌‌‍​‌​‍‌‌​ ​‍​ ​‍​‍‌‌​ ‌‌‌​‌​​‍ ‍‌‍​ ‌‍ ‌‍ ​‌ ‌‌‌‍ ‌‌‍ ‍‌ ​ ​‍‌‌​ ‌‌‌​​‍‌‌ ‌‍‍ ‌‍‌‌‌ ‍‌​‍‌‌​ ​ ‌​‌​​‍‌‌​ ​ ‌​‌​​‍‌‌​ ​‍​ ​‍​ ​‌‌‍‌​​ ​‍​ ​‌​ ​‌​ ‌‌‌‍​‌‌‍‌‍​ ‍​‌‍​‌‌‍‌​‌‍​ ​‍‌‌​ ​‍​ ​‍​‍‌‌​ ‌‌‌​‌​​‍ ‍‌‍‍‌‌ ‌​‌‍‌‌‌‍ ‌‌ ​ ​‍‌‌​ ‌‌‌​​‍​ ‍​​‍‌‌​ ‌‌‌​‌​​‍‌‍‌ ‌ ‌‍ ‌ ​‍‌‍‍ ‌ ​ ‌ ​​‌‍​‌‌‍​ ‌‍‌‌​ ‌‌ ​​‌ ​‍‌‍ ‌‍‌​‌ ‌‌‌‍​ ‌ ‌​‌‍‍‌‌‍ ‌‍ ‍​‍‌‍‌ ​​‌‍‌‌‌ ​‍‌ ​ ‌ ​​‌‍‌‌‌‍​ ‌ ‌​‌‍‍‌‌ ‌‍‌‍‌‌​ ‌‌ ​​‌ ‌‌‌‍​‍‌‍ ​‌‍‍‌‌ ​ ‌‍‍​‌‍‌‌‌‍‌​​‍​‍‌ ‌
1 finhakket vårløk​​​​‌ ‍ ​‍​‍‌‍ ‌ ​‍‌‍‍‌‌‍‌ ‌‍‍‌‌‍ ‍​‍​‍​ ‍‍​‍​‍‌ ​ ‌‍​‌‌‍ ‍‌‍‍‌‌ ‌​‌ ‍‌​‍ ‍‌‍‍‌‌‍ ​‍​‍​‍ ​​‍​‍‌‍‍​‌ ​‍‌‍‌‌‌‍‌‍​‍​‍​ ‍‍​‍​‍‌‍‍​‌ ‌​‌ ‌​‌ ​​‌ ​ ​ ‍‍​‍ ​‍ ‌‍​ ‌‍ ‌‌ ​ ​‍ ‍‌‍​ ‌‍‌‌‌ ​‍‌ ‌‍‌‍‌‌‌ ​‍‌‍​‌​‍ ‍‌ ​ ‌‍‌‌​‍ ‌ ​​‌ ​‍‌‍ ‌‍‌​‌ ‌‌‌‍​ ‌ ‌​‌‍‍‌‌‍ ‌‍ ‍​‍ ‌‍‍‌‌‍ ‍‌ ‌​‌‍‌‌‌‍ ‍‌ ‌​​‍ ‌‍‌‌‌‍‌​‌‍‍‌‌ ‌​​‍ ‌‍ ‌‌‍ ‌‍‌​‌‍‌‌​ ‌‌ ​​‌ ​‍‌‍‌‌‌ ​ ‌‍‌‌‌‍ ‍‌ ‌​‌‍​‌‌ ‌​‌‍‍‌‌‍ ‌‍ ‍​ ‍ ‌‍‍‌‌‍‌​​ ‌‌‍‍‌​ ​‌​ ‍​‌‍ ‍​‍ ‍‌‍‌​​ ‍‌​ ‌‌‌‍​‌‌‍​‌‌‍‌‌​ ​​​ ‍​​‍ ‌​ ‌ ‌‍‌‌‌‍​‌​ ‍​​‍ ‌​ ‌​‌‍‌​​ ​​​ ‌‍​‍ ‌​ ‍​​ ‌​​ ​ ​ ‌‌​‍ ‌​ ‌‌​ ‌​​ ‌‌‌‍‌​‌‍‌​​ ‌‍​ ‍‌‌‍‌‍‌‍​ ‌‍​‌‌‍​‌‌‍‌​​‍ ‍‌‍ ‍‌‍ ​ ‍ ‌ ‌​‌ ‍‌‌ ​​‌‍‌‌​ ‌‌ ​​‌‍​‌‌‍‌ ‌‍‌‌​ ‍ ‌ ​​‌‍​‌‌ ‌​‌‍‍​​ ‌‌‍​‍‌‍ ​‌‍ ‌‍​ ‌‍‍ ‌ ​ ​‍‌‌​ ‌‌‌​​‍‌‌ ‌‍‍ ‌‍‌‌‌ ‍‌​‍‌‌​ ​ ‌​‌​​‍‌‌​ ​ ‌​‌​​‍‌‌​ ​‍​ ​‍​ ​ ​ ​​​ ‍‌​ ‍‌‌‍​ ‌‍‌‍​ ​​‌‍​‌​ ‍‌‌‍‌‍​ ​‌‌‍​‌​‍‌‌​ ​‍​ ​‍​‍‌‌​ ‌‌‌​‌​​‍ ‍‌‍​ ‌‍ ‌‍ ​‌ ‌‌‌‍ ‌‌‍ ‍‌ ​ ​‍‌‌​ ‌‌‌​​‍‌‌ ‌‍‍ ‌‍‌‌‌ ‍‌​‍‌‌​ ​ ‌​‌​​‍‌‌​ ​ ‌​‌​​‍‌‌​ ​‍​ ​‍​ ​‌‌‍‌​​ ​‍​ ​‌​ ​‌​ ‌‌‌‍​‌‌‍‌‍​ ‍​‌‍​‌‌‍‌​‌‍​ ​‍‌‌​ ​‍​ ​‍​‍‌‌​ ‌‌‌​‌​​‍ ‍‌‍‍‌‌ ‌​‌‍‌‌‌‍ ‌‌ ​ ​‍‌‌​ ‌‌‌​​‍​ ‍‌​‍‌‌​ ‌‌‌​‌​​ ‌‍​‍‌‍​‌‌ ​ ‌‍‌‌‌‌‌‌‌ ​‍‌‍ ​​ ‌‌‍‍​‌ ‌​‌ ‌​‌ ​​‌ ​ ​‍‌‌​ ​ ‌​​‌​‍‌‌​ ​‍‌​‌‍​‍‌‌​ ​‍‌​‌‍‌‍​ ‌‍ ‌‌ ​ ​‍ ‍‌‍​ ‌‍‌‌‌ ​‍‌ ‌‍‌‍‌‌‌ ​‍‌‍​‌​‍ ‍‌ ​ ‌‍‌‌​‍‌‍‌‍‍‌‌‍‌​​ ‌‌‍‍‌​ ​‌​ ‍​‌‍ ‍​‍ ‍‌‍‌​​ ‍‌​ ‌‌‌‍​‌‌‍​‌‌‍‌‌​ ​​​ ‍​​‍ ‌​ ‌ ‌‍‌‌‌‍​‌​ ‍​​‍ ‌​ ‌​‌‍‌​​ ​​​ ‌‍​‍ ‌​ ‍​​ ‌​​ ​ ​ ‌‌​‍ ‌​ ‌‌​ ‌​​ ‌‌‌‍‌​‌‍‌​​ ‌‍​ ‍‌‌‍‌‍‌‍​ ‌‍​‌‌‍​‌‌‍‌​​‍ ‍‌‍ ‍‌‍ ​‍‌‍‌ ‌​‌ ‍‌‌ ​​‌‍‌‌​ ‌‌ ​​‌‍​‌‌‍‌ ‌‍‌‌​‍‌‍‌ ​​‌‍​‌‌ ‌​‌‍‍​​ ‌‌‍​‍‌‍ ​‌‍ ‌‍​ ‌‍‍ ‌ ​ ​‍‌‌​ ‌‌‌​​‍‌‌ ‌‍‍ ‌‍‌‌‌ ‍‌​‍‌‌​ ​ ‌​‌​​‍‌‌​ ​ ‌​‌​​‍‌‌​ ​‍​ ​‍​ ​ ​ ​​​ ‍‌​ ‍‌‌‍​ ‌‍‌‍​ ​​‌‍​‌​ ‍‌‌‍‌‍​ ​‌‌‍​‌​‍‌‌​ ​‍​ ​‍​‍‌‌​ ‌‌‌​‌​​‍ ‍‌‍​ ‌‍ ‌‍ ​‌ ‌‌‌‍ ‌‌‍ ‍‌ ​ ​‍‌‌​ ‌‌‌​​‍‌‌ ‌‍‍ ‌‍‌‌‌ ‍‌​‍‌‌​ ​ ‌​‌​​‍‌‌​ ​ ‌​‌​​‍‌‌​ ​‍​ ​‍​ ​‌‌‍‌​​ ​‍​ ​‌​ ​‌​ ‌‌‌‍​‌‌‍‌‍​ ‍​‌‍​‌‌‍‌​‌‍​ ​‍‌‌​ ​‍​ ​‍​‍‌‌​ ‌‌‌​‌​​‍ ‍‌‍‍‌‌ ‌​‌‍‌‌‌‍ ‌‌ ​ ​‍‌‌​ ‌‌‌​​‍​ ‍‌​‍‌‌​ ‌‌‌​‌​​‍‌‍‌ ‌ ‌‍ ‌ ​‍‌‍‍ ‌ ​ ‌ ​​‌‍​‌‌‍​ ‌‍‌‌​ ‌‌ ​​‌ ​‍‌‍ ‌‍‌​‌ ‌‌‌‍​ ‌ ‌​‌‍‍‌‌‍ ‌‍ ‍​‍‌‍‌ ​​‌‍‌‌‌ ​‍‌ ​ ‌ ​​‌‍‌‌‌‍​ ‌ ‌​‌‍‍‌‌ ‌‍‌‍‌‌​ ‌‌ ​​‌ ‌‌‌‍​‍‌‍ ​‌‍‍‌‌ ​ ‌‍‍​‌‍‌‌‌‍‌​​‍​‍‌ ‌
1 ts finhakket serranochilli​​​​‌ ‍ ​‍​‍‌‍ ‌ ​‍‌‍‍‌‌‍‌ ‌‍‍‌‌‍ ‍​‍​‍​ ‍‍​‍​‍‌ ​ ‌‍​‌‌‍ ‍‌‍‍‌‌ ‌​‌ ‍‌​‍ ‍‌‍‍‌‌‍ ​‍​‍​‍ ​​‍​‍‌‍‍​‌ ​‍‌‍‌‌‌‍‌‍​‍​‍​ ‍‍​‍​‍‌‍‍​‌ ‌​‌ ‌​‌ ​​‌ ​ ​ ‍‍​‍ ​‍ ‌‍​ ‌‍ ‌‌ ​ ​‍ ‍‌‍​ ‌‍‌‌‌ ​‍‌ ‌‍‌‍‌‌‌ ​‍‌‍​‌​‍ ‍‌ ​ ‌‍‌‌​‍ ‌ ​​‌ ​‍‌‍ ‌‍‌​‌ ‌‌‌‍​ ‌ ‌​‌‍‍‌‌‍ ‌‍ ‍​‍ ‌‍‍‌‌‍ ‍‌ ‌​‌‍‌‌‌‍ ‍‌ ‌​​‍ ‌‍‌‌‌‍‌​‌‍‍‌‌ ‌​​‍ ‌‍ ‌‌‍ ‌‍‌​‌‍‌‌​ ‌‌ ​​‌ ​‍‌‍‌‌‌ ​ ‌‍‌‌‌‍ ‍‌ ‌​‌‍​‌‌ ‌​‌‍‍‌‌‍ ‌‍ ‍​ ‍ ‌‍‍‌‌‍‌​​ ‌‌‍‍‌​ ​‌​ ‍​‌‍ ‍​‍ ‍‌‍‌​​ ‍‌​ ‌‌‌‍​‌‌‍​‌‌‍‌‌​ ​​​ ‍​​‍ ‌​ ‌ ‌‍‌‌‌‍​‌​ ‍​​‍ ‌​ ‌​‌‍‌​​ ​​​ ‌‍​‍ ‌​ ‍​​ ‌​​ ​ ​ ‌‌​‍ ‌​ ‌‌​ ‌​​ ‌‌‌‍‌​‌‍‌​​ ‌‍​ ‍‌‌‍‌‍‌‍​ ‌‍​‌‌‍​‌‌‍‌​​‍ ‍‌‍ ‍‌‍ ​ ‍ ‌ ‌​‌ ‍‌‌ ​​‌‍‌‌​ ‌‌ ​​‌‍​‌‌‍‌ ‌‍‌‌​ ‍ ‌ ​​‌‍​‌‌ ‌​‌‍‍​​ ‌‌‍​‍‌‍ ​‌‍ ‌‍​ ‌‍‍ ‌ ​ ​‍‌‌​ ‌‌‌​​‍‌‌ ‌‍‍ ‌‍‌‌‌ ‍‌​‍‌‌​ ​ ‌​‌​​‍‌‌​ ​ ‌​‌​​‍‌‌​ ​‍​ ​‍​ ​ ​ ​​​ ‍‌​ ‍‌‌‍​ ‌‍‌‍​ ​​‌‍​‌​ ‍‌‌‍‌‍​ ​‌‌‍​‌​‍‌‌​ ​‍​ ​‍​‍‌‌​ ‌‌‌​‌​​‍ ‍‌‍​ ‌‍ ‌‍ ​‌ ‌‌‌‍ ‌‌‍ ‍‌ ​ ​‍‌‌​ ‌‌‌​​‍‌‌ ‌‍‍ ‌‍‌‌‌ ‍‌​‍‌‌​ ​ ‌​‌​​‍‌‌​ ​ ‌​‌​​‍‌‌​ ​‍​ ​‍​ ​‌‌‍‌​​ ​‍​ ​‌​ ​‌​ ‌‌‌‍​‌‌‍‌‍​ ‍​‌‍​‌‌‍‌​‌‍​ ​‍‌‌​ ​‍​ ​‍​‍‌‌​ ‌‌‌​‌​​‍ ‍‌‍‍‌‌ ‌​‌‍‌‌‌‍ ‌‌ ​ ​‍‌‌​ ‌‌‌​​‍​ ​‌​ ​​​‍‌‌​ ‌‌‌​‌​​ ‌‍​‍‌‍​‌‌ ​ ‌‍‌‌‌‌‌‌‌ ​‍‌‍ ​​ ‌‌‍‍​‌ ‌​‌ ‌​‌ ​​‌ ​ ​‍‌‌​ ​ ‌​​‌​‍‌‌​ ​‍‌​‌‍​‍‌‌​ ​‍‌​‌‍‌‍​ ‌‍ ‌‌ ​ ​‍ ‍‌‍​ ‌‍‌‌‌ ​‍‌ ‌‍‌‍‌‌‌ ​‍‌‍​‌​‍ ‍‌ ​ ‌‍‌‌​‍‌‍‌‍‍‌‌‍‌​​ ‌‌‍‍‌​ ​‌​ ‍​‌‍ ‍​‍ ‍‌‍‌​​ ‍‌​ ‌‌‌‍​‌‌‍​‌‌‍‌‌​ ​​​ ‍​​‍ ‌​ ‌ ‌‍‌‌‌‍​‌​ ‍​​‍ ‌​ ‌​‌‍‌​​ ​​​ ‌‍​‍ ‌​ ‍​​ ‌​​ ​ ​ ‌‌​‍ ‌​ ‌‌​ ‌​​ ‌‌‌‍‌​‌‍‌​​ ‌‍​ ‍‌‌‍‌‍‌‍​ ‌‍​‌‌‍​‌‌‍‌​​‍ ‍‌‍ ‍‌‍ ​‍‌‍‌ ‌​‌ ‍‌‌ ​​‌‍‌‌​ ‌‌ ​​‌‍​‌‌‍‌ ‌‍‌‌​‍‌‍‌ ​​‌‍​‌‌ ‌​‌‍‍​​ ‌‌‍​‍‌‍ ​‌‍ ‌‍​ ‌‍‍ ‌ ​ ​‍‌‌​ ‌‌‌​​‍‌‌ ‌‍‍ ‌‍‌‌‌ ‍‌​‍‌‌​ ​ ‌​‌​​‍‌‌​ ​ ‌​‌​​‍‌‌​ ​‍​ ​‍​ ​ ​ ​​​ ‍‌​ ‍‌‌‍​ ‌‍‌‍​ ​​‌‍​‌​ ‍‌‌‍‌‍​ ​‌‌‍​‌​‍‌‌​ ​‍​ ​‍​‍‌‌​ ‌‌‌​‌​​‍ ‍‌‍​ ‌‍ ‌‍ ​‌ ‌‌‌‍ ‌‌‍ ‍‌ ​ ​‍‌‌​ ‌‌‌​​‍‌‌ ‌‍‍ ‌‍‌‌‌ ‍‌​‍‌‌​ ​ ‌​‌​​‍‌‌​ ​ ‌​‌​​‍‌‌​ ​‍​ ​‍​ ​‌‌‍‌​​ ​‍​ ​‌​ ​‌​ ‌‌‌‍​‌‌‍‌‍​ ‍​‌‍​‌‌‍‌​‌‍​ ​‍‌‌​ ​‍​ ​‍​‍‌‌​ ‌‌‌​‌​​‍ ‍‌‍‍‌‌ ‌​‌‍‌‌‌‍ ‌‌ ​ ​‍‌‌​ ‌‌‌​​‍​ ​‌​ ​​​‍‌‌​ ‌‌‌​‌​​‍‌‍‌ ‌ ‌‍ ‌ ​‍‌‍‍ ‌ ​ ‌ ​​‌‍​‌‌‍​ ‌‍‌‌​ ‌‌ ​​‌ ​‍‌‍ ‌‍‌​‌ ‌‌‌‍​ ‌ ‌​‌‍‍‌‌‍ ‌‍ ‍​‍‌‍‌ ​​‌‍‌‌‌ ​‍‌ ​ ‌ ​​‌‍‌‌‌‍​ ‌ ‌​‌‍‍‌‌ ‌‍‌‍‌‌​ ‌‌ ​​‌ ‌‌‌‍​‍‌‍ ​‌‍‍‌‌ ​ ‌‍‍​‌‍‌‌‌‍‌​​‍​‍‌ ‌
1 ss finhakket frisk koriander​​​​‌ ‍ ​‍​‍‌‍ ‌ ​‍‌‍‍‌‌‍‌ ‌‍‍‌‌‍ ‍​‍​‍​ ‍‍​‍​‍‌ ​ ‌‍​‌‌‍ ‍‌‍‍‌‌ ‌​‌ ‍‌​‍ ‍‌‍‍‌‌‍ ​‍​‍​‍ ​​‍​‍‌‍‍​‌ ​‍‌‍‌‌‌‍‌‍​‍​‍​ ‍‍​‍​‍‌‍‍​‌ ‌​‌ ‌​‌ ​​‌ ​ ​ ‍‍​‍ ​‍ ‌‍​ ‌‍ ‌‌ ​ ​‍ ‍‌‍​ ‌‍‌‌‌ ​‍‌ ‌‍‌‍‌‌‌ ​‍‌‍​‌​‍ ‍‌ ​ ‌‍‌‌​‍ ‌ ​​‌ ​‍‌‍ ‌‍‌​‌ ‌‌‌‍​ ‌ ‌​‌‍‍‌‌‍ ‌‍ ‍​‍ ‌‍‍‌‌‍ ‍‌ ‌​‌‍‌‌‌‍ ‍‌ ‌​​‍ ‌‍‌‌‌‍‌​‌‍‍‌‌ ‌​​‍ ‌‍ ‌‌‍ ‌‍‌​‌‍‌‌​ ‌‌ ​​‌ ​‍‌‍‌‌‌ ​ ‌‍‌‌‌‍ ‍‌ ‌​‌‍​‌‌ ‌​‌‍‍‌‌‍ ‌‍ ‍​ ‍ ‌‍‍‌‌‍‌​​ ‌‌‍‍‌​ ​‌​ ‍​‌‍ ‍​‍ ‍‌‍‌​​ ‍‌​ ‌‌‌‍​‌‌‍​‌‌‍‌‌​ ​​​ ‍​​‍ ‌​ ‌ ‌‍‌‌‌‍​‌​ ‍​​‍ ‌​ ‌​‌‍‌​​ ​​​ ‌‍​‍ ‌​ ‍​​ ‌​​ ​ ​ ‌‌​‍ ‌​ ‌‌​ ‌​​ ‌‌‌‍‌​‌‍‌​​ ‌‍​ ‍‌‌‍‌‍‌‍​ ‌‍​‌‌‍​‌‌‍‌​​‍ ‍‌‍ ‍‌‍ ​ ‍ ‌ ‌​‌ ‍‌‌ ​​‌‍‌‌​ ‌‌ ​​‌‍​‌‌‍‌ ‌‍‌‌​ ‍ ‌ ​​‌‍​‌‌ ‌​‌‍‍​​ ‌‌‍​‍‌‍ ​‌‍ ‌‍​ ‌‍‍ ‌ ​ ​‍‌‌​ ‌‌‌​​‍‌‌ ‌‍‍ ‌‍‌‌‌ ‍‌​‍‌‌​ ​ ‌​‌​​‍‌‌​ ​ ‌​‌​​‍‌‌​ ​‍​ ​‍​ ​ ​ ​​​ ‍‌​ ‍‌‌‍​ ‌‍‌‍​ ​​‌‍​‌​ ‍‌‌‍‌‍​ ​‌‌‍​‌​‍‌‌​ ​‍​ ​‍​‍‌‌​ ‌‌‌​‌​​‍ ‍‌‍​ ‌‍ ‌‍ ​‌ ‌‌‌‍ ‌‌‍ ‍‌ ​ ​‍‌‌​ ‌‌‌​​‍‌‌ ‌‍‍ ‌‍‌‌‌ ‍‌​‍‌‌​ ​ ‌​‌​​‍‌‌​ ​ ‌​‌​​‍‌‌​ ​‍​ ​‍​ ​‌‌‍‌​​ ​‍​ ​‌​ ​‌​ ‌‌‌‍​‌‌‍‌‍​ ‍​‌‍​‌‌‍‌​‌‍​ ​‍‌‌​ ​‍​ ​‍​‍‌‌​ ‌‌‌​‌​​‍ ‍‌‍‍‌‌ ‌​‌‍‌‌‌‍ ‌‌ ​ ​‍‌‌​ ‌‌‌​​‍​ ​‌​ ​‌​‍‌‌​ ‌‌‌​‌​​ ‌‍​‍‌‍​‌‌ ​ ‌‍‌‌‌‌‌‌‌ ​‍‌‍ ​​ ‌‌‍‍​‌ ‌​‌ ‌​‌ ​​‌ ​ ​‍‌‌​ ​ ‌​​‌​‍‌‌​ ​‍‌​‌‍​‍‌‌​ ​‍‌​‌‍‌‍​ ‌‍ ‌‌ ​ ​‍ ‍‌‍​ ‌‍‌‌‌ ​‍‌ ‌‍‌‍‌‌‌ ​‍‌‍​‌​‍ ‍‌ ​ ‌‍‌‌​‍‌‍‌‍‍‌‌‍‌​​ ‌‌‍‍‌​ ​‌​ ‍​‌‍ ‍​‍ ‍‌‍‌​​ ‍‌​ ‌‌‌‍​‌‌‍​‌‌‍‌‌​ ​​​ ‍​​‍ ‌​ ‌ ‌‍‌‌‌‍​‌​ ‍​​‍ ‌​ ‌​‌‍‌​​ ​​​ ‌‍​‍ ‌​ ‍​​ ‌​​ ​ ​ ‌‌​‍ ‌​ ‌‌​ ‌​​ ‌‌‌‍‌​‌‍‌​​ ‌‍​ ‍‌‌‍‌‍‌‍​ ‌‍​‌‌‍​‌‌‍‌​​‍ ‍‌‍ ‍‌‍ ​‍‌‍‌ ‌​‌ ‍‌‌ ​​‌‍‌‌​ ‌‌ ​​‌‍​‌‌‍‌ ‌‍‌‌​‍‌‍‌ ​​‌‍​‌‌ ‌​‌‍‍​​ ‌‌‍​‍‌‍ ​‌‍ ‌‍​ ‌‍‍ ‌ ​ ​‍‌‌​ ‌‌‌​​‍‌‌ ‌‍‍ ‌‍‌‌‌ ‍‌​‍‌‌​ ​ ‌​‌​​‍‌‌​ ​ ‌​‌​​‍‌‌​ ​‍​ ​‍​ ​ ​ ​​​ ‍‌​ ‍‌‌‍​ ‌‍‌‍​ ​​‌‍​‌​ ‍‌‌‍‌‍​ ​‌‌‍​‌​‍‌‌​ ​‍​ ​‍​‍‌‌​ ‌‌‌​‌​​‍ ‍‌‍​ ‌‍ ‌‍ ​‌ ‌‌‌‍ ‌‌‍ ‍‌ ​ ​‍‌‌​ ‌‌‌​​‍‌‌ ‌‍‍ ‌‍‌‌‌ ‍‌​‍‌‌​ ​ ‌​‌​​‍‌‌​ ​ ‌​‌​​‍‌‌​ ​‍​ ​‍​ ​‌‌‍‌​​ ​‍​ ​‌​ ​‌​ ‌‌‌‍​‌‌‍‌‍​ ‍​‌‍​‌‌‍‌​‌‍​ ​‍‌‌​ ​‍​ ​‍​‍‌‌​ ‌‌‌​‌​​‍ ‍‌‍‍‌‌ ‌​‌‍‌‌‌‍ ‌‌ ​ ​‍‌‌​ ‌‌‌​​‍​ ​‌​ ​‌​‍‌‌​ ‌‌‌​‌​​‍‌‍‌ ‌ ‌‍ ‌ ​‍‌‍‍ ‌ ​ ‌ ​​‌‍​‌‌‍​ ‌‍‌‌​ ‌‌ ​​‌ ​‍‌‍ ‌‍‌​‌ ‌‌‌‍​ ‌ ‌​‌‍‍‌‌‍ ‌‍ ‍​‍‌‍‌ ​​‌‍‌‌‌ ​‍‌ ​ ‌ ​​‌‍‌‌‌‍​ ‌ ‌​‌‍‍‌‌ ‌‍‌‍‌‌​ ‌‌ ​​‌ ‌‌‌‍​‍‌‍ ​‌‍‍‌‌ ​ ‌‍‍​‌‍‌‌‌‍‌​​‍​‍‌ ‌
1 ts finhakket hvitløk​​​​‌ ‍ ​‍​‍‌‍ ‌ ​‍‌‍‍‌‌‍‌ ‌‍‍‌‌‍ ‍​‍​‍​ ‍‍​‍​‍‌ ​ ‌‍​‌‌‍ ‍‌‍‍‌‌ ‌​‌ ‍‌​‍ ‍‌‍‍‌‌‍ ​‍​‍​‍ ​​‍​‍‌‍‍​‌ ​‍‌‍‌‌‌‍‌‍​‍​‍​ ‍‍​‍​‍‌‍‍​‌ ‌​‌ ‌​‌ ​​‌ ​ ​ ‍‍​‍ ​‍ ‌‍​ ‌‍ ‌‌ ​ ​‍ ‍‌‍​ ‌‍‌‌‌ ​‍‌ ‌‍‌‍‌‌‌ ​‍‌‍​‌​‍ ‍‌ ​ ‌‍‌‌​‍ ‌ ​​‌ ​‍‌‍ ‌‍‌​‌ ‌‌‌‍​ ‌ ‌​‌‍‍‌‌‍ ‌‍ ‍​‍ ‌‍‍‌‌‍ ‍‌ ‌​‌‍‌‌‌‍ ‍‌ ‌​​‍ ‌‍‌‌‌‍‌​‌‍‍‌‌ ‌​​‍ ‌‍ ‌‌‍ ‌‍‌​‌‍‌‌​ ‌‌ ​​‌ ​‍‌‍‌‌‌ ​ ‌‍‌‌‌‍ ‍‌ ‌​‌‍​‌‌ ‌​‌‍‍‌‌‍ ‌‍ ‍​ ‍ ‌‍‍‌‌‍‌​​ ‌‌‍‍‌​ ​‌​ ‍​‌‍ ‍​‍ ‍‌‍‌​​ ‍‌​ ‌‌‌‍​‌‌‍​‌‌‍‌‌​ ​​​ ‍​​‍ ‌​ ‌ ‌‍‌‌‌‍​‌​ ‍​​‍ ‌​ ‌​‌‍‌​​ ​​​ ‌‍​‍ ‌​ ‍​​ ‌​​ ​ ​ ‌‌​‍ ‌​ ‌‌​ ‌​​ ‌‌‌‍‌​‌‍‌​​ ‌‍​ ‍‌‌‍‌‍‌‍​ ‌‍​‌‌‍​‌‌‍‌​​‍ ‍‌‍ ‍‌‍ ​ ‍ ‌ ‌​‌ ‍‌‌ ​​‌‍‌‌​ ‌‌ ​​‌‍​‌‌‍‌ ‌‍‌‌​ ‍ ‌ ​​‌‍​‌‌ ‌​‌‍‍​​ ‌‌‍​‍‌‍ ​‌‍ ‌‍​ ‌‍‍ ‌ ​ ​‍‌‌​ ‌‌‌​​‍‌‌ ‌‍‍ ‌‍‌‌‌ ‍‌​‍‌‌​ ​ ‌​‌​​‍‌‌​ ​ ‌​‌​​‍‌‌​ ​‍​ ​‍​ ​ ​ ​​​ ‍‌​ ‍‌‌‍​ ‌‍‌‍​ ​​‌‍​‌​ ‍‌‌‍‌‍​ ​‌‌‍​‌​‍‌‌​ ​‍​ ​‍​‍‌‌​ ‌‌‌​‌​​‍ ‍‌‍​ ‌‍ ‌‍ ​‌ ‌‌‌‍ ‌‌‍ ‍‌ ​ ​‍‌‌​ ‌‌‌​​‍‌‌ ‌‍‍ ‌‍‌‌‌ ‍‌​‍‌‌​ ​ ‌​‌​​‍‌‌​ ​ ‌​‌​​‍‌‌​ ​‍​ ​‍​ ​‌‌‍‌​​ ​‍​ ​‌​ ​‌​ ‌‌‌‍​‌‌‍‌‍​ ‍​‌‍​‌‌‍‌​‌‍​ ​‍‌‌​ ​‍​ ​‍​‍‌‌​ ‌‌‌​‌​​‍ ‍‌‍‍‌‌ ‌​‌‍‌‌‌‍ ‌‌ ​ ​‍‌‌​ ‌‌‌​​‍​ ​‌​ ​‍​‍‌‌​ ‌‌‌​‌​​ ‌‍​‍‌‍​‌‌ ​ ‌‍‌‌‌‌‌‌‌ ​‍‌‍ ​​ ‌‌‍‍​‌ ‌​‌ ‌​‌ ​​‌ ​ ​‍‌‌​ ​ ‌​​‌​‍‌‌​ ​‍‌​‌‍​‍‌‌​ ​‍‌​‌‍‌‍​ ‌‍ ‌‌ ​ ​‍ ‍‌‍​ ‌‍‌‌‌ ​‍‌ ‌‍‌‍‌‌‌ ​‍‌‍​‌​‍ ‍‌ ​ ‌‍‌‌​‍‌‍‌‍‍‌‌‍‌​​ ‌‌‍‍‌​ ​‌​ ‍​‌‍ ‍​‍ ‍‌‍‌​​ ‍‌​ ‌‌‌‍​‌‌‍​‌‌‍‌‌​ ​​​ ‍​​‍ ‌​ ‌ ‌‍‌‌‌‍​‌​ ‍​​‍ ‌​ ‌​‌‍‌​​ ​​​ ‌‍​‍ ‌​ ‍​​ ‌​​ ​ ​ ‌‌​‍ ‌​ ‌‌​ ‌​​ ‌‌‌‍‌​‌‍‌​​ ‌‍​ ‍‌‌‍‌‍‌‍​ ‌‍​‌‌‍​‌‌‍‌​​‍ ‍‌‍ ‍‌‍ ​‍‌‍‌ ‌​‌ ‍‌‌ ​​‌‍‌‌​ ‌‌ ​​‌‍​‌‌‍‌ ‌‍‌‌​‍‌‍‌ ​​‌‍​‌‌ ‌​‌‍‍​​ ‌‌‍​‍‌‍ ​‌‍ ‌‍​ ‌‍‍ ‌ ​ ​‍‌‌​ ‌‌‌​​‍‌‌ ‌‍‍ ‌‍‌‌‌ ‍‌​‍‌‌​ ​ ‌​‌​​‍‌‌​ ​ ‌​‌​​‍‌‌​ ​‍​ ​‍​ ​ ​ ​​​ ‍‌​ ‍‌‌‍​ ‌‍‌‍​ ​​‌‍​‌​ ‍‌‌‍‌‍​ ​‌‌‍​‌​‍‌‌​ ​‍​ ​‍​‍‌‌​ ‌‌‌​‌​​‍ ‍‌‍​ ‌‍ ‌‍ ​‌ ‌‌‌‍ ‌‌‍ ‍‌ ​ ​‍‌‌​ ‌‌‌​​‍‌‌ ‌‍‍ ‌‍‌‌‌ ‍‌​‍‌‌​ ​ ‌​‌​​‍‌‌​ ​ ‌​‌​​‍‌‌​ ​‍​ ​‍​ ​‌‌‍‌​​ ​‍​ ​‌​ ​‌​ ‌‌‌‍​‌‌‍‌‍​ ‍​‌‍​‌‌‍‌​‌‍​ ​‍‌‌​ ​‍​ ​‍​‍‌‌​ ‌‌‌​‌​​‍ ‍‌‍‍‌‌ ‌​‌‍‌‌‌‍ ‌‌ ​ ​‍‌‌​ ‌‌‌​​‍​ ​‌​ ​‍​‍‌‌​ ‌‌‌​‌​​‍‌‍‌ ‌ ‌‍ ‌ ​‍‌‍‍ ‌ ​ ‌ ​​‌‍​‌‌‍​ ‌‍‌‌​ ‌‌ ​​‌ ​‍‌‍ ‌‍‌​‌ ‌‌‌‍​ ‌ ‌​‌‍‍‌‌‍ ‌‍ ‍​‍‌‍‌ ​​‌‍‌‌‌ ​‍‌ ​ ‌ ​​‌‍‌‌‌‍​ ‌ ‌​‌‍‍‌‌ ‌‍‌‍‌‌​ ‌‌ ​​‌ ‌‌‌‍​‍‌‍ ​‌‍‍‌‌ ​ ‌‍‍​‌‍‌‌‌‍‌​​‍​‍‌ ‌
1 ss hvitvinseddik​​​​‌ ‍ ​‍​‍‌‍ ‌ ​‍‌‍‍‌‌‍‌ ‌‍‍‌‌‍ ‍​‍​‍​ ‍‍​‍​‍‌ ​ ‌‍​‌‌‍ ‍‌‍‍‌‌ ‌​‌ ‍‌​‍ ‍‌‍‍‌‌‍ ​‍​‍​‍ ​​‍​‍‌‍‍​‌ ​‍‌‍‌‌‌‍‌‍​‍​‍​ ‍‍​‍​‍‌‍‍​‌ ‌​‌ ‌​‌ ​​‌ ​ ​ ‍‍​‍ ​‍ ‌‍​ ‌‍ ‌‌ ​ ​‍ ‍‌‍​ ‌‍‌‌‌ ​‍‌ ‌‍‌‍‌‌‌ ​‍‌‍​‌​‍ ‍‌ ​ ‌‍‌‌​‍ ‌ ​​‌ ​‍‌‍ ‌‍‌​‌ ‌‌‌‍​ ‌ ‌​‌‍‍‌‌‍ ‌‍ ‍​‍ ‌‍‍‌‌‍ ‍‌ ‌​‌‍‌‌‌‍ ‍‌ ‌​​‍ ‌‍‌‌‌‍‌​‌‍‍‌‌ ‌​​‍ ‌‍ ‌‌‍ ‌‍‌​‌‍‌‌​ ‌‌ ​​‌ ​‍‌‍‌‌‌ ​ ‌‍‌‌‌‍ ‍‌ ‌​‌‍​‌‌ ‌​‌‍‍‌‌‍ ‌‍ ‍​ ‍ ‌‍‍‌‌‍‌​​ ‌‌‍‍‌​ ​‌​ ‍​‌‍ ‍​‍ ‍‌‍‌​​ ‍‌​ ‌‌‌‍​‌‌‍​‌‌‍‌‌​ ​​​ ‍​​‍ ‌​ ‌ ‌‍‌‌‌‍​‌​ ‍​​‍ ‌​ ‌​‌‍‌​​ ​​​ ‌‍​‍ ‌​ ‍​​ ‌​​ ​ ​ ‌‌​‍ ‌​ ‌‌​ ‌​​ ‌‌‌‍‌​‌‍‌​​ ‌‍​ ‍‌‌‍‌‍‌‍​ ‌‍​‌‌‍​‌‌‍‌​​‍ ‍‌‍ ‍‌‍ ​ ‍ ‌ ‌​‌ ‍‌‌ ​​‌‍‌‌​ ‌‌ ​​‌‍​‌‌‍‌ ‌‍‌‌​ ‍ ‌ ​​‌‍​‌‌ ‌​‌‍‍​​ ‌‌‍​‍‌‍ ​‌‍ ‌‍​ ‌‍‍ ‌ ​ ​‍‌‌​ ‌‌‌​​‍‌‌ ‌‍‍ ‌‍‌‌‌ ‍‌​‍‌‌​ ​ ‌​‌​​‍‌‌​ ​ ‌​‌​​‍‌‌​ ​‍​ ​‍​ ​ ​ ​​​ ‍‌​ ‍‌‌‍​ ‌‍‌‍​ ​​‌‍​‌​ ‍‌‌‍‌‍​ ​‌‌‍​‌​‍‌‌​ ​‍​ ​‍​‍‌‌​ ‌‌‌​‌​​‍ ‍‌‍​ ‌‍ ‌‍ ​‌ ‌‌‌‍ ‌‌‍ ‍‌ ​ ​‍‌‌​ ‌‌‌​​‍‌‌ ‌‍‍ ‌‍‌‌‌ ‍‌​‍‌‌​ ​ ‌​‌​​‍‌‌​ ​ ‌​‌​​‍‌‌​ ​‍​ ​‍​ ​‌‌‍‌​​ ​‍​ ​‌​ ​‌​ ‌‌‌‍​‌‌‍‌‍​ ‍​‌‍​‌‌‍‌​‌‍​ ​‍‌‌​ ​‍​ ​‍​‍‌‌​ ‌‌‌​‌​​‍ ‍‌‍‍‌‌ ‌​‌‍‌‌‌‍ ‌‌ ​ ​‍‌‌​ ‌‌‌​​‍​ ​‌​ ​ ​‍‌‌​ ‌‌‌​‌​​ ‌‍​‍‌‍​‌‌ ​ ‌‍‌‌‌‌‌‌‌ ​‍‌‍ ​​ ‌‌‍‍​‌ ‌​‌ ‌​‌ ​​‌ ​ ​‍‌‌​ ​ ‌​​‌​‍‌‌​ ​‍‌​‌‍​‍‌‌​ ​‍‌​‌‍‌‍​ ‌‍ ‌‌ ​ ​‍ ‍‌‍​ ‌‍‌‌‌ ​‍‌ ‌‍‌‍‌‌‌ ​‍‌‍​‌​‍ ‍‌ ​ ‌‍‌‌​‍‌‍‌‍‍‌‌‍‌​​ ‌‌‍‍‌​ ​‌​ ‍​‌‍ ‍​‍ ‍‌‍‌​​ ‍‌​ ‌‌‌‍​‌‌‍​‌‌‍‌‌​ ​​​ ‍​​‍ ‌​ ‌ ‌‍‌‌‌‍​‌​ ‍​​‍ ‌​ ‌​‌‍‌​​ ​​​ ‌‍​‍ ‌​ ‍​​ ‌​​ ​ ​ ‌‌​‍ ‌​ ‌‌​ ‌​​ ‌‌‌‍‌​‌‍‌​​ ‌‍​ ‍‌‌‍‌‍‌‍​ ‌‍​‌‌‍​‌‌‍‌​​‍ ‍‌‍ ‍‌‍ ​‍‌‍‌ ‌​‌ ‍‌‌ ​​‌‍‌‌​ ‌‌ ​​‌‍​‌‌‍‌ ‌‍‌‌​‍‌‍‌ ​​‌‍​‌‌ ‌​‌‍‍​​ ‌‌‍​‍‌‍ ​‌‍ ‌‍​ ‌‍‍ ‌ ​ ​‍‌‌​ ‌‌‌​​‍‌‌ ‌‍‍ ‌‍‌‌‌ ‍‌​‍‌‌​ ​ ‌​‌​​‍‌‌​ ​ ‌​‌​​‍‌‌​ ​‍​ ​‍​ ​ ​ ​​​ ‍‌​ ‍‌‌‍​ ‌‍‌‍​ ​​‌‍​‌​ ‍‌‌‍‌‍​ ​‌‌‍​‌​‍‌‌​ ​‍​ ​‍​‍‌‌​ ‌‌‌​‌​​‍ ‍‌‍​ ‌‍ ‌‍ ​‌ ‌‌‌‍ ‌‌‍ ‍‌ ​ ​‍‌‌​ ‌‌‌​​‍‌‌ ‌‍‍ ‌‍‌‌‌ ‍‌​‍‌‌​ ​ ‌​‌​​‍‌‌​ ​ ‌​‌​​‍‌‌​ ​‍​ ​‍​ ​‌‌‍‌​​ ​‍​ ​‌​ ​‌​ ‌‌‌‍​‌‌‍‌‍​ ‍​‌‍​‌‌‍‌​‌‍​ ​‍‌‌​ ​‍​ ​‍​‍‌‌​ ‌‌‌​‌​​‍ ‍‌‍‍‌‌ ‌​‌‍‌‌‌‍ ‌‌ ​ ​‍‌‌​ ‌‌‌​​‍​ ​‌​ ​ ​‍‌‌​ ‌‌‌​‌​​‍‌‍‌ ‌ ‌‍ ‌ ​‍‌‍‍ ‌ ​ ‌ ​​‌‍​‌‌‍​ ‌‍‌‌​ ‌‌ ​​‌ ​‍‌‍ ‌‍‌​‌ ‌‌‌‍​ ‌ ‌​‌‍‍‌‌‍ ‌‍ ‍​‍‌‍‌ ​​‌‍‌‌‌ ​‍‌ ​ ‌ ​​‌‍‌‌‌‍​ ‌ ‌​‌‍‍‌‌ ‌‍‌‍‌‌​ ‌‌ ​​‌ ‌‌‌‍​‍‌‍ ​‌‍‍‌‌ ​ ‌‍‍​‌‍‌‌‌‍‌​​‍​‍‌ ‌
2 ss olivenolje​​​​‌ ‍ ​‍​‍‌‍ ‌ ​‍‌‍‍‌‌‍‌ ‌‍‍‌‌‍ ‍​‍​‍​ ‍‍​‍​‍‌ ​ ‌‍​‌‌‍ ‍‌‍‍‌‌ ‌​‌ ‍‌​‍ ‍‌‍‍‌‌‍ ​‍​‍​‍ ​​‍​‍‌‍‍​‌ ​‍‌‍‌‌‌‍‌‍​‍​‍​ ‍‍​‍​‍‌‍‍​‌ ‌​‌ ‌​‌ ​​‌ ​ ​ ‍‍​‍ ​‍ ‌‍​ ‌‍ ‌‌ ​ ​‍ ‍‌‍​ ‌‍‌‌‌ ​‍‌ ‌‍‌‍‌‌‌ ​‍‌‍​‌​‍ ‍‌ ​ ‌‍‌‌​‍ ‌ ​​‌ ​‍‌‍ ‌‍‌​‌ ‌‌‌‍​ ‌ ‌​‌‍‍‌‌‍ ‌‍ ‍​‍ ‌‍‍‌‌‍ ‍‌ ‌​‌‍‌‌‌‍ ‍‌ ‌​​‍ ‌‍‌‌‌‍‌​‌‍‍‌‌ ‌​​‍ ‌‍ ‌‌‍ ‌‍‌​‌‍‌‌​ ‌‌ ​​‌ ​‍‌‍‌‌‌ ​ ‌‍‌‌‌‍ ‍‌ ‌​‌‍​‌‌ ‌​‌‍‍‌‌‍ ‌‍ ‍​ ‍ ‌‍‍‌‌‍‌​​ ‌‌‍‍‌​ ​‌​ ‍​‌‍ ‍​‍ ‍‌‍‌​​ ‍‌​ ‌‌‌‍​‌‌‍​‌‌‍‌‌​ ​​​ ‍​​‍ ‌​ ‌ ‌‍‌‌‌‍​‌​ ‍​​‍ ‌​ ‌​‌‍‌​​ ​​​ ‌‍​‍ ‌​ ‍​​ ‌​​ ​ ​ ‌‌​‍ ‌​ ‌‌​ ‌​​ ‌‌‌‍‌​‌‍‌​​ ‌‍​ ‍‌‌‍‌‍‌‍​ ‌‍​‌‌‍​‌‌‍‌​​‍ ‍‌‍ ‍‌‍ ​ ‍ ‌ ‌​‌ ‍‌‌ ​​‌‍‌‌​ ‌‌ ​​‌‍​‌‌‍‌ ‌‍‌‌​ ‍ ‌ ​​‌‍​‌‌ ‌​‌‍‍​​ ‌‌‍​‍‌‍ ​‌‍ ‌‍​ ‌‍‍ ‌ ​ ​‍‌‌​ ‌‌‌​​‍‌‌ ‌‍‍ ‌‍‌‌‌ ‍‌​‍‌‌​ ​ ‌​‌​​‍‌‌​ ​ ‌​‌​​‍‌‌​ ​‍​ ​‍​ ​ ​ ​​​ ‍‌​ ‍‌‌‍​ ‌‍‌‍​ ​​‌‍​‌​ ‍‌‌‍‌‍​ ​‌‌‍​‌​‍‌‌​ ​‍​ ​‍​‍‌‌​ ‌‌‌​‌​​‍ ‍‌‍​ ‌‍ ‌‍ ​‌ ‌‌‌‍ ‌‌‍ ‍‌ ​ ​‍‌‌​ ‌‌‌​​‍‌‌ ‌‍‍ ‌‍‌‌‌ ‍‌​‍‌‌​ ​ ‌​‌​​‍‌‌​ ​ ‌​‌​​‍‌‌​ ​‍​ ​‍​ ​‌‌‍‌​​ ​‍​ ​‌​ ​‌​ ‌‌‌‍​‌‌‍‌‍​ ‍​‌‍​‌‌‍‌​‌‍​ ​‍‌‌​ ​‍​ ​‍​‍‌‌​ ‌‌‌​‌​​‍ ‍‌‍‍‌‌ ‌​‌‍‌‌‌‍ ‌‌ ​ ​‍‌‌​ ‌‌‌​​‍​ ​‌​ ‌​​‍‌‌​ ‌‌‌​‌​​ ‌‍​‍‌‍​‌‌ ​ ‌‍‌‌‌‌‌‌‌ ​‍‌‍ ​​ ‌‌‍‍​‌ ‌​‌ ‌​‌ ​​‌ ​ ​‍‌‌​ ​ ‌​​‌​‍‌‌​ ​‍‌​‌‍​‍‌‌​ ​‍‌​‌‍‌‍​ ‌‍ ‌‌ ​ ​‍ ‍‌‍​ ‌‍‌‌‌ ​‍‌ ‌‍‌‍‌‌‌ ​‍‌‍​‌​‍ ‍‌ ​ ‌‍‌‌​‍‌‍‌‍‍‌‌‍‌​​ ‌‌‍‍‌​ ​‌​ ‍​‌‍ ‍​‍ ‍‌‍‌​​ ‍‌​ ‌‌‌‍​‌‌‍​‌‌‍‌‌​ ​​​ ‍​​‍ ‌​ ‌ ‌‍‌‌‌‍​‌​ ‍​​‍ ‌​ ‌​‌‍‌​​ ​​​ ‌‍​‍ ‌​ ‍​​ ‌​​ ​ ​ ‌‌​‍ ‌​ ‌‌​ ‌​​ ‌‌‌‍‌​‌‍‌​​ ‌‍​ ‍‌‌‍‌‍‌‍​ ‌‍​‌‌‍​‌‌‍‌​​‍ ‍‌‍ ‍‌‍ ​‍‌‍‌ ‌​‌ ‍‌‌ ​​‌‍‌‌​ ‌‌ ​​‌‍​‌‌‍‌ ‌‍‌‌​‍‌‍‌ ​​‌‍​‌‌ ‌​‌‍‍​​ ‌‌‍​‍‌‍ ​‌‍ ‌‍​ ‌‍‍ ‌ ​ ​‍‌‌​ ‌‌‌​​‍‌‌ ‌‍‍ ‌‍‌‌‌ ‍‌​‍‌‌​ ​ ‌​‌​​‍‌‌​ ​ ‌​‌​​‍‌‌​ ​‍​ ​‍​ ​ ​ ​​​ ‍‌​ ‍‌‌‍​ ‌‍‌‍​ ​​‌‍​‌​ ‍‌‌‍‌‍​ ​‌‌‍​‌​‍‌‌​ ​‍​ ​‍​‍‌‌​ ‌‌‌​‌​​‍ ‍‌‍​ ‌‍ ‌‍ ​‌ ‌‌‌‍ ‌‌‍ ‍‌ ​ ​‍‌‌​ ‌‌‌​​‍‌‌ ‌‍‍ ‌‍‌‌‌ ‍‌​‍‌‌​ ​ ‌​‌​​‍‌‌​ ​ ‌​‌​​‍‌‌​ ​‍​ ​‍​ ​‌‌‍‌​​ ​‍​ ​‌​ ​‌​ ‌‌‌‍​‌‌‍‌‍​ ‍​‌‍​‌‌‍‌​‌‍​ ​‍‌‌​ ​‍​ ​‍​‍‌‌​ ‌‌‌​‌​​‍ ‍‌‍‍‌‌ ‌​‌‍‌‌‌‍ ‌‌ ​ ​‍‌‌​ ‌‌‌​​‍​ ​‌​ ‌​​‍‌‌​ ‌‌‌​‌​​‍‌‍‌ ‌ ‌‍ ‌ ​‍‌‍‍ ‌ ​ ‌ ​​‌‍​‌‌‍​ ‌‍‌‌​ ‌‌ ​​‌ ​‍‌‍ ‌‍‌​‌ ‌‌‌‍​ ‌ ‌​‌‍‍‌‌‍ ‌‍ ‍​‍‌‍‌ ​​‌‍‌‌‌ ​‍‌ ​ ‌ ​​‌‍‌‌‌‍​ ‌ ‌​‌‍‍‌‌ ‌‍‌‍‌‌​ ‌‌ ​​‌ ‌‌‌‍​‍‌‍ ​‌‍‍‌‌ ​ ‌‍‍​‌‍‌‌‌‍‌​​‍​‍‌ ‌
Zest fra 1 lime​​​​‌ ‍ ​‍​‍‌‍ ‌ ​‍‌‍‍‌‌‍‌ ‌‍‍‌‌‍ ‍​‍​‍​ ‍‍​‍​‍‌ ​ ‌‍​‌‌‍ ‍‌‍‍‌‌ ‌​‌ ‍‌​‍ ‍‌‍‍‌‌‍ ​‍​‍​‍ ​​‍​‍‌‍‍​‌ ​‍‌‍‌‌‌‍‌‍​‍​‍​ ‍‍​‍​‍‌‍‍​‌ ‌​‌ ‌​‌ ​​‌ ​ ​ ‍‍​‍ ​‍ ‌‍​ ‌‍ ‌‌ ​ ​‍ ‍‌‍​ ‌‍‌‌‌ ​‍‌ ‌‍‌‍‌‌‌ ​‍‌‍​‌​‍ ‍‌ ​ ‌‍‌‌​‍ ‌ ​​‌ ​‍‌‍ ‌‍‌​‌ ‌‌‌‍​ ‌ ‌​‌‍‍‌‌‍ ‌‍ ‍​‍ ‌‍‍‌‌‍ ‍‌ ‌​‌‍‌‌‌‍ ‍‌ ‌​​‍ ‌‍‌‌‌‍‌​‌‍‍‌‌ ‌​​‍ ‌‍ ‌‌‍ ‌‍‌​‌‍‌‌​ ‌‌ ​​‌ ​‍‌‍‌‌‌ ​ ‌‍‌‌‌‍ ‍‌ ‌​‌‍​‌‌ ‌​‌‍‍‌‌‍ ‌‍ ‍​ ‍ ‌‍‍‌‌‍‌​​ ‌‌‍‍‌​ ​‌​ ‍​‌‍ ‍​‍ ‍‌‍‌​​ ‍‌​ ‌‌‌‍​‌‌‍​‌‌‍‌‌​ ​​​ ‍​​‍ ‌​ ‌ ‌‍‌‌‌‍​‌​ ‍​​‍ ‌​ ‌​‌‍‌​​ ​​​ ‌‍​‍ ‌​ ‍​​ ‌​​ ​ ​ ‌‌​‍ ‌​ ‌‌​ ‌​​ ‌‌‌‍‌​‌‍‌​​ ‌‍​ ‍‌‌‍‌‍‌‍​ ‌‍​‌‌‍​‌‌‍‌​​‍ ‍‌‍ ‍‌‍ ​ ‍ ‌ ‌​‌ ‍‌‌ ​​‌‍‌‌​ ‌‌ ​​‌‍​‌‌‍‌ ‌‍‌‌​ ‍ ‌ ​​‌‍​‌‌ ‌​‌‍‍​​ ‌‌‍​‍‌‍ ​‌‍ ‌‍​ ‌‍‍ ‌ ​ ​‍‌‌​ ‌‌‌​​‍‌‌ ‌‍‍ ‌‍‌‌‌ ‍‌​‍‌‌​ ​ ‌​‌​​‍‌‌​ ​ ‌​‌​​‍‌‌​ ​‍​ ​‍​ ​ ​ ​​​ ‍‌​ ‍‌‌‍​ ‌‍‌‍​ ​​‌‍​‌​ ‍‌‌‍‌‍​ ​‌‌‍​‌​‍‌‌​ ​‍​ ​‍​‍‌‌​ ‌‌‌​‌​​‍ ‍‌‍​ ‌‍ ‌‍ ​‌ ‌‌‌‍ ‌‌‍ ‍‌ ​ ​‍‌‌​ ‌‌‌​​‍‌‌ ‌‍‍ ‌‍‌‌‌ ‍‌​‍‌‌​ ​ ‌​‌​​‍‌‌​ ​ ‌​‌​​‍‌‌​ ​‍​ ​‍​ ​‌‌‍‌​​ ​‍​ ​‌​ ​‌​ ‌‌‌‍​‌‌‍‌‍​ ‍​‌‍​‌‌‍‌​‌‍​ ​‍‌‌​ ​‍​ ​‍​‍‌‌​ ‌‌‌​‌​​‍ ‍‌‍‍‌‌ ‌​‌‍‌‌‌‍ ‌‌ ​ ​‍‌‌​ ‌‌‌​​‍​ ​‌​ ‌‌​‍‌‌​ ‌‌‌​‌​​ ‌‍​‍‌‍​‌‌ ​ ‌‍‌‌‌‌‌‌‌ ​‍‌‍ ​​ ‌‌‍‍​‌ ‌​‌ ‌​‌ ​​‌ ​ ​‍‌‌​ ​ ‌​​‌​‍‌‌​ ​‍‌​‌‍​‍‌‌​ ​‍‌​‌‍‌‍​ ‌‍ ‌‌ ​ ​‍ ‍‌‍​ ‌‍‌‌‌ ​‍‌ ‌‍‌‍‌‌‌ ​‍‌‍​‌​‍ ‍‌ ​ ‌‍‌‌​‍‌‍‌‍‍‌‌‍‌​​ ‌‌‍‍‌​ ​‌​ ‍​‌‍ ‍​‍ ‍‌‍‌​​ ‍‌​ ‌‌‌‍​‌‌‍​‌‌‍‌‌​ ​​​ ‍​​‍ ‌​ ‌ ‌‍‌‌‌‍​‌​ ‍​​‍ ‌​ ‌​‌‍‌​​ ​​​ ‌‍​‍ ‌​ ‍​​ ‌​​ ​ ​ ‌‌​‍ ‌​ ‌‌​ ‌​​ ‌‌‌‍‌​‌‍‌​​ ‌‍​ ‍‌‌‍‌‍‌‍​ ‌‍​‌‌‍​‌‌‍‌​​‍ ‍‌‍ ‍‌‍ ​‍‌‍‌ ‌​‌ ‍‌‌ ​​‌‍‌‌​ ‌‌ ​​‌‍​‌‌‍‌ ‌‍‌‌​‍‌‍‌ ​​‌‍​‌‌ ‌​‌‍‍​​ ‌‌‍​‍‌‍ ​‌‍ ‌‍​ ‌‍‍ ‌ ​ ​‍‌‌​ ‌‌‌​​‍‌‌ ‌‍‍ ‌‍‌‌‌ ‍‌​‍‌‌​ ​ ‌​‌​​‍‌‌​ ​ ‌​‌​​‍‌‌​ ​‍​ ​‍​ ​ ​ ​​​ ‍‌​ ‍‌‌‍​ ‌‍‌‍​ ​​‌‍​‌​ ‍‌‌‍‌‍​ ​‌‌‍​‌​‍‌‌​ ​‍​ ​‍​‍‌‌​ ‌‌‌​‌​​‍ ‍‌‍​ ‌‍ ‌‍ ​‌ ‌‌‌‍ ‌‌‍ ‍‌ ​ ​‍‌‌​ ‌‌‌​​‍‌‌ ‌‍‍ ‌‍‌‌‌ ‍‌​‍‌‌​ ​ ‌​‌​​‍‌‌​ ​ ‌​‌​​‍‌‌​ ​‍​ ​‍​ ​‌‌‍‌​​ ​‍​ ​‌​ ​‌​ ‌‌‌‍​‌‌‍‌‍​ ‍​‌‍​‌‌‍‌​‌‍​ ​‍‌‌​ ​‍​ ​‍​‍‌‌​ ‌‌‌​‌​​‍ ‍‌‍‍‌‌ ‌​‌‍‌‌‌‍ ‌‌ ​ ​‍‌‌​ ‌‌‌​​‍​ ​‌​ ‌‌​‍‌‌​ ‌‌‌​‌​​‍‌‍‌ ‌ ‌‍ ‌ ​‍‌‍‍ ‌ ​ ‌ ​​‌‍​‌‌‍​ ‌‍‌‌​ ‌‌ ​​‌ ​‍‌‍ ‌‍‌​‌ ‌‌‌‍​ ‌ ‌​‌‍‍‌‌‍ ‌‍ ‍​‍‌‍‌ ​​‌‍‌‌‌ ​‍‌ ​ ‌ ​​‌‍‌‌‌‍​ ‌ ‌​‌‍‍‌‌ ‌‍‌‍‌‌​ ‌‌ ​​‌ ‌‌‌‍​‍‌‍ ​‌‍‍‌‌ ​ ‌‍‍​‌‍‌‌‌‍‌​​‍​‍‌ ‌
TIL SERVERING​​​​‌ ‍ ​‍​‍‌‍ ‌ ​‍‌‍‍‌‌‍‌ ‌‍‍‌‌‍ ‍​‍​‍​ ‍‍​‍​‍‌ ​ ‌‍​‌‌‍ ‍‌‍‍‌‌ ‌​‌ ‍‌​‍ ‍‌‍‍‌‌‍ ​‍​‍​‍ ​​‍​‍‌‍‍​‌ ​‍‌‍‌‌‌‍‌‍​‍​‍​ ‍‍​‍​‍‌‍‍​‌ ‌​‌ ‌​‌ ​​‌ ​ ​ ‍‍​‍ ​‍ ‌‍​ ‌‍ ‌‌ ​ ​‍ ‍‌‍​ ‌‍‌‌‌ ​‍‌ ‌‍‌‍‌‌‌ ​‍‌‍​‌​‍ ‍‌ ​ ‌‍‌‌​‍ ‌ ​​‌ ​‍‌‍ ‌‍‌​‌ ‌‌‌‍​ ‌ ‌​‌‍‍‌‌‍ ‌‍ ‍​‍ ‌‍‍‌‌‍ ‍‌ ‌​‌‍‌‌‌‍ ‍‌ ‌​​‍ ‌‍‌‌‌‍‌​‌‍‍‌‌ ‌​​‍ ‌‍ ‌‌‍ ‌‍‌​‌‍‌‌​ ‌‌ ​​‌ ​‍‌‍‌‌‌ ​ ‌‍‌‌‌‍ ‍‌ ‌​‌‍​‌‌ ‌​‌‍‍‌‌‍ ‌‍ ‍​ ‍ ‌‍‍‌‌‍‌​​ ‌‌‍‍‌​ ​‌​ ‍​‌‍ ‍​‍ ‍‌‍‌​​ ‍‌​ ‌‌‌‍​‌‌‍​‌‌‍‌‌​ ​​​ ‍​​‍ ‌​ ‌ ‌‍‌‌‌‍​‌​ ‍​​‍ ‌​ ‌​‌‍‌​​ ​​​ ‌‍​‍ ‌​ ‍​​ ‌​​ ​ ​ ‌‌​‍ ‌​ ‌‌​ ‌​​ ‌‌‌‍‌​‌‍‌​​ ‌‍​ ‍‌‌‍‌‍‌‍​ ‌‍​‌‌‍​‌‌‍‌​​‍ ‍‌‍ ‍‌‍ ​ ‍ ‌ ‌​‌ ‍‌‌ ​​‌‍‌‌​ ‌‌ ​​‌‍​‌‌‍‌ ‌‍‌‌​ ‍ ‌ ​​‌‍​‌‌ ‌​‌‍‍​​ ‌‌‍​‍‌‍ ​‌‍ ‌‍​ ‌‍‍ ‌ ​ ​‍‌‌​ ‌‌‌​​‍‌‌ ‌‍‍ ‌‍‌‌‌ ‍‌​‍‌‌​ ​ ‌​‌​​‍‌‌​ ​ ‌​‌​​‍‌‌​ ​‍​ ​‍​ ​ ​ ​​​ ‍‌​ ‍‌‌‍​ ‌‍‌‍​ ​​‌‍​‌​ ‍‌‌‍‌‍​ ​‌‌‍​‌​‍‌‌​ ​‍​ ​‍​‍‌‌​ ‌‌‌​‌​​‍ ‍‌‍​ ‌‍ ‌‍ ​‌ ‌‌‌‍ ‌‌‍ ‍‌ ​ ​‍‌‌​ ‌‌‌​​‍‌‌ ‌‍‍ ‌‍‌‌‌ ‍‌​‍‌‌​ ​ ‌​‌​​‍‌‌​ ​ ‌​‌​​‍‌‌​ ​‍​ ​‍​ ​‌‌‍‌​​ ​‍​ ​‌​ ​‌​ ‌‌‌‍​‌‌‍‌‍​ ‍​‌‍​‌‌‍‌​‌‍​ ​‍‌‌​ ​‍​ ​‍​‍‌‌​ ‌‌‌​‌​​‍ ‍‌‍‍‌‌ ‌​‌‍‌‌‌‍ ‌‌ ​ ​‍‌‌​ ‌‌‌​​‍​ ​‌​ ‌ ​‍‌‌​ ‌‌‌​‌​​ ‌‍​‍‌‍​‌‌ ​ ‌‍‌‌‌‌‌‌‌ ​‍‌‍ ​​ ‌‌‍‍​‌ ‌​‌ ‌​‌ ​​‌ ​ ​‍‌‌​ ​ ‌​​‌​‍‌‌​ ​‍‌​‌‍​‍‌‌​ ​‍‌​‌‍‌‍​ ‌‍ ‌‌ ​ ​‍ ‍‌‍​ ‌‍‌‌‌ ​‍‌ ‌‍‌‍‌‌‌ ​‍‌‍​‌​‍ ‍‌ ​ ‌‍‌‌​‍‌‍‌‍‍‌‌‍‌​​ ‌‌‍‍‌​ ​‌​ ‍​‌‍ ‍​‍ ‍‌‍‌​​ ‍‌​ ‌‌‌‍​‌‌‍​‌‌‍‌‌​ ​​​ ‍​​‍ ‌​ ‌ ‌‍‌‌‌‍​‌​ ‍​​‍ ‌​ ‌​‌‍‌​​ ​​​ ‌‍​‍ ‌​ ‍​​ ‌​​ ​ ​ ‌‌​‍ ‌​ ‌‌​ ‌​​ ‌‌‌‍‌​‌‍‌​​ ‌‍​ ‍‌‌‍‌‍‌‍​ ‌‍​‌‌‍​‌‌‍‌​​‍ ‍‌‍ ‍‌‍ ​‍‌‍‌ ‌​‌ ‍‌‌ ​​‌‍‌‌​ ‌‌ ​​‌‍​‌‌‍‌ ‌‍‌‌​‍‌‍‌ ​​‌‍​‌‌ ‌​‌‍‍​​ ‌‌‍​‍‌‍ ​‌‍ ‌‍​ ‌‍‍ ‌ ​ ​‍‌‌​ ‌‌‌​​‍‌‌ ‌‍‍ ‌‍‌‌‌ ‍‌​‍‌‌​ ​ ‌​‌​​‍‌‌​ ​ ‌​‌​​‍‌‌​ ​‍​ ​‍​ ​ ​ ​​​ ‍‌​ ‍‌‌‍​ ‌‍‌‍​ ​​‌‍​‌​ ‍‌‌‍‌‍​ ​‌‌‍​‌​‍‌‌​ ​‍​ ​‍​‍‌‌​ ‌‌‌​‌​​‍ ‍‌‍​ ‌‍ ‌‍ ​‌ ‌‌‌‍ ‌‌‍ ‍‌ ​ ​‍‌‌​ ‌‌‌​​‍‌‌ ‌‍‍ ‌‍‌‌‌ ‍‌​‍‌‌​ ​ ‌​‌​​‍‌‌​ ​ ‌​‌​​‍‌‌​ ​‍​ ​‍​ ​‌‌‍‌​​ ​‍​ ​‌​ ​‌​ ‌‌‌‍​‌‌‍‌‍​ ‍​‌‍​‌‌‍‌​‌‍​ ​‍‌‌​ ​‍​ ​‍​‍‌‌​ ‌‌‌​‌​​‍ ‍‌‍‍‌‌ ‌​‌‍‌‌‌‍ ‌‌ ​ ​‍‌‌​ ‌‌‌​​‍​ ​‌​ ‌ ​‍‌‌​ ‌‌‌​‌​​‍‌‍‌ ‌ ‌‍ ‌ ​‍‌‍‍ ‌ ​ ‌ ​​‌‍​‌‌‍​ ‌‍‌‌​ ‌‌ ​​‌ ​‍‌‍ ‌‍‌​‌ ‌‌‌‍​ ‌ ‌​‌‍‍‌‌‍ ‌‍ ‍​‍‌‍‌ ​​‌‍‌‌‌ ​‍‌ ​ ‌ ​​‌‍‌‌‌‍​ ‌ ‌​‌‍‍‌‌ ‌‍‌‍‌‌​ ‌‌ ​​‌ ‌‌‌‍​‍‌‍ ​‌‍‍‌‌ ​ ‌‍‍​‌‍‌‌‌‍‌​​‍​‍‌ ‌
6 hamburgerbrød​​​​‌ ‍ ​‍​‍‌‍ ‌ ​‍‌‍‍‌‌‍‌ ‌‍‍‌‌‍ ‍​‍​‍​ ‍‍​‍​‍‌ ​ ‌‍​‌‌‍ ‍‌‍‍‌‌ ‌​‌ ‍‌​‍ ‍‌‍‍‌‌‍ ​‍​‍​‍ ​​‍​‍‌‍‍​‌ ​‍‌‍‌‌‌‍‌‍​‍​‍​ ‍‍​‍​‍‌‍‍​‌ ‌​‌ ‌​‌ ​​‌ ​ ​ ‍‍​‍ ​‍ ‌‍​ ‌‍ ‌‌ ​ ​‍ ‍‌‍​ ‌‍‌‌‌ ​‍‌ ‌‍‌‍‌‌‌ ​‍‌‍​‌​‍ ‍‌ ​ ‌‍‌‌​‍ ‌ ​​‌ ​‍‌‍ ‌‍‌​‌ ‌‌‌‍​ ‌ ‌​‌‍‍‌‌‍ ‌‍ ‍​‍ ‌‍‍‌‌‍ ‍‌ ‌​‌‍‌‌‌‍ ‍‌ ‌​​‍ ‌‍‌‌‌‍‌​‌‍‍‌‌ ‌​​‍ ‌‍ ‌‌‍ ‌‍‌​‌‍‌‌​ ‌‌ ​​‌ ​‍‌‍‌‌‌ ​ ‌‍‌‌‌‍ ‍‌ ‌​‌‍​‌‌ ‌​‌‍‍‌‌‍ ‌‍ ‍​ ‍ ‌‍‍‌‌‍‌​​ ‌‌‍‍‌​ ​‌​ ‍​‌‍ ‍​‍ ‍‌‍‌​​ ‍‌​ ‌‌‌‍​‌‌‍​‌‌‍‌‌​ ​​​ ‍​​‍ ‌​ ‌ ‌‍‌‌‌‍​‌​ ‍​​‍ ‌​ ‌​‌‍‌​​ ​​​ ‌‍​‍ ‌​ ‍​​ ‌​​ ​ ​ ‌‌​‍ ‌​ ‌‌​ ‌​​ ‌‌‌‍‌​‌‍‌​​ ‌‍​ ‍‌‌‍‌‍‌‍​ ‌‍​‌‌‍​‌‌‍‌​​‍ ‍‌‍ ‍‌‍ ​ ‍ ‌ ‌​‌ ‍‌‌ ​​‌‍‌‌​ ‌‌ ​​‌‍​‌‌‍‌ ‌‍‌‌​ ‍ ‌ ​​‌‍​‌‌ ‌​‌‍‍​​ ‌‌‍​‍‌‍ ​‌‍ ‌‍​ ‌‍‍ ‌ ​ ​‍‌‌​ ‌‌‌​​‍‌‌ ‌‍‍ ‌‍‌‌‌ ‍‌​‍‌‌​ ​ ‌​‌​​‍‌‌​ ​ ‌​‌​​‍‌‌​ ​‍​ ​‍​ ​ ​ ​​​ ‍‌​ ‍‌‌‍​ ‌‍‌‍​ ​​‌‍​‌​ ‍‌‌‍‌‍​ ​‌‌‍​‌​‍‌‌​ ​‍​ ​‍​‍‌‌​ ‌‌‌​‌​​‍ ‍‌‍​ ‌‍ ‌‍ ​‌ ‌‌‌‍ ‌‌‍ ‍‌ ​ ​‍‌‌​ ‌‌‌​​‍‌‌ ‌‍‍ ‌‍‌‌‌ ‍‌​‍‌‌​ ​ ‌​‌​​‍‌‌​ ​ ‌​‌​​‍‌‌​ ​‍​ ​‍​ ​‌‌‍‌​​ ​‍​ ​‌​ ​‌​ ‌‌‌‍​‌‌‍‌‍​ ‍​‌‍​‌‌‍‌​‌‍​ ​‍‌‌​ ​‍​ ​‍​‍‌‌​ ‌‌‌​‌​​‍ ‍‌‍‍‌‌ ‌​‌‍‌‌‌‍ ‌‌ ​ ​‍‌‌​ ‌‌‌​​‍​ ​‌​ ‍​​‍‌‌​ ‌‌‌​‌​​ ‌‍​‍‌‍​‌‌ ​ ‌‍‌‌‌‌‌‌‌ ​‍‌‍ ​​ ‌‌‍‍​‌ ‌​‌ ‌​‌ ​​‌ ​ ​‍‌‌​ ​ ‌​​‌​‍‌‌​ ​‍‌​‌‍​‍‌‌​ ​‍‌​‌‍‌‍​ ‌‍ ‌‌ ​ ​‍ ‍‌‍​ ‌‍‌‌‌ ​‍‌ ‌‍‌‍‌‌‌ ​‍‌‍​‌​‍ ‍‌ ​ ‌‍‌‌​‍‌‍‌‍‍‌‌‍‌​​ ‌‌‍‍‌​ ​‌​ ‍​‌‍ ‍​‍ ‍‌‍‌​​ ‍‌​ ‌‌‌‍​‌‌‍​‌‌‍‌‌​ ​​​ ‍​​‍ ‌​ ‌ ‌‍‌‌‌‍​‌​ ‍​​‍ ‌​ ‌​‌‍‌​​ ​​​ ‌‍​‍ ‌​ ‍​​ ‌​​ ​ ​ ‌‌​‍ ‌​ ‌‌​ ‌​​ ‌‌‌‍‌​‌‍‌​​ ‌‍​ ‍‌‌‍‌‍‌‍​ ‌‍​‌‌‍​‌‌‍‌​​‍ ‍‌‍ ‍‌‍ ​‍‌‍‌ ‌​‌ ‍‌‌ ​​‌‍‌‌​ ‌‌ ​​‌‍​‌‌‍‌ ‌‍‌‌​‍‌‍‌ ​​‌‍​‌‌ ‌​‌‍‍​​ ‌‌‍​‍‌‍ ​‌‍ ‌‍​ ‌‍‍ ‌ ​ ​‍‌‌​ ‌‌‌​​‍‌‌ ‌‍‍ ‌‍‌‌‌ ‍‌​‍‌‌​ ​ ‌​‌​​‍‌‌​ ​ ‌​‌​​‍‌‌​ ​‍​ ​‍​ ​ ​ ​​​ ‍‌​ ‍‌‌‍​ ‌‍‌‍​ ​​‌‍​‌​ ‍‌‌‍‌‍​ ​‌‌‍​‌​‍‌‌​ ​‍​ ​‍​‍‌‌​ ‌‌‌​‌​​‍ ‍‌‍​ ‌‍ ‌‍ ​‌ ‌‌‌‍ ‌‌‍ ‍‌ ​ ​‍‌‌​ ‌‌‌​​‍‌‌ ‌‍‍ ‌‍‌‌‌ ‍‌​‍‌‌​ ​ ‌​‌​​‍‌‌​ ​ ‌​‌​​‍‌‌​ ​‍​ ​‍​ ​‌‌‍‌​​ ​‍​ ​‌​ ​‌​ ‌‌‌‍​‌‌‍‌‍​ ‍​‌‍​‌‌‍‌​‌‍​ ​‍‌‌​ ​‍​ ​‍​‍‌‌​ ‌‌‌​‌​​‍ ‍‌‍‍‌‌ ‌​‌‍‌‌‌‍ ‌‌ ​ ​‍‌‌​ ‌‌‌​​‍​ ​‌​ ‍​​‍‌‌​ ‌‌‌​‌​​‍‌‍‌ ‌ ‌‍ ‌ ​‍‌‍‍ ‌ ​ ‌ ​​‌‍​‌‌‍​ ‌‍‌‌​ ‌‌ ​​‌ ​‍‌‍ ‌‍‌​‌ ‌‌‌‍​ ‌ ‌​‌‍‍‌‌‍ ‌‍ ‍​‍‌‍‌ ​​‌‍‌‌‌ ​‍‌ ​ ‌ ​​‌‍‌‌‌‍​ ‌ ‌​‌‍‍‌‌ ‌‍‌‍‌‌​ ‌‌ ​​‌ ‌‌‌‍​‍‌‍ ​‌‍‍‌‌ ​ ‌‍‍​‌‍‌‌‌‍‌​​‍​‍‌ ‌
Smør til brødene​​​​‌ ‍ ​‍​‍‌‍ ‌ ​‍‌‍‍‌‌‍‌ ‌‍‍‌‌‍ ‍​‍​‍​ ‍‍​‍​‍‌ ​ ‌‍​‌‌‍ ‍‌‍‍‌‌ ‌​‌ ‍‌​‍ ‍‌‍‍‌‌‍ ​‍​‍​‍ ​​‍​‍‌‍‍​‌ ​‍‌‍‌‌‌‍‌‍​‍​‍​ ‍‍​‍​‍‌‍‍​‌ ‌​‌ ‌​‌ ​​‌ ​ ​ ‍‍​‍ ​‍ ‌‍​ ‌‍ ‌‌ ​ ​‍ ‍‌‍​ ‌‍‌‌‌ ​‍‌ ‌‍‌‍‌‌‌ ​‍‌‍​‌​‍ ‍‌ ​ ‌‍‌‌​‍ ‌ ​​‌ ​‍‌‍ ‌‍‌​‌ ‌‌‌‍​ ‌ ‌​‌‍‍‌‌‍ ‌‍ ‍​‍ ‌‍‍‌‌‍ ‍‌ ‌​‌‍‌‌‌‍ ‍‌ ‌​​‍ ‌‍‌‌‌‍‌​‌‍‍‌‌ ‌​​‍ ‌‍ ‌‌‍ ‌‍‌​‌‍‌‌​ ‌‌ ​​‌ ​‍‌‍‌‌‌ ​ ‌‍‌‌‌‍ ‍‌ ‌​‌‍​‌‌ ‌​‌‍‍‌‌‍ ‌‍ ‍​ ‍ ‌‍‍‌‌‍‌​​ ‌‌‍‍‌​ ​‌​ ‍​‌‍ ‍​‍ ‍‌‍‌​​ ‍‌​ ‌‌‌‍​‌‌‍​‌‌‍‌‌​ ​​​ ‍​​‍ ‌​ ‌ ‌‍‌‌‌‍​‌​ ‍​​‍ ‌​ ‌​‌‍‌​​ ​​​ ‌‍​‍ ‌​ ‍​​ ‌​​ ​ ​ ‌‌​‍ ‌​ ‌‌​ ‌​​ ‌‌‌‍‌​‌‍‌​​ ‌‍​ ‍‌‌‍‌‍‌‍​ ‌‍​‌‌‍​‌‌‍‌​​‍ ‍‌‍ ‍‌‍ ​ ‍ ‌ ‌​‌ ‍‌‌ ​​‌‍‌‌​ ‌‌ ​​‌‍​‌‌‍‌ ‌‍‌‌​ ‍ ‌ ​​‌‍​‌‌ ‌​‌‍‍​​ ‌‌‍​‍‌‍ ​‌‍ ‌‍​ ‌‍‍ ‌ ​ ​‍‌‌​ ‌‌‌​​‍‌‌ ‌‍‍ ‌‍‌‌‌ ‍‌​‍‌‌​ ​ ‌​‌​​‍‌‌​ ​ ‌​‌​​‍‌‌​ ​‍​ ​‍​ ​ ​ ​​​ ‍‌​ ‍‌‌‍​ ‌‍‌‍​ ​​‌‍​‌​ ‍‌‌‍‌‍​ ​‌‌‍​‌​‍‌‌​ ​‍​ ​‍​‍‌‌​ ‌‌‌​‌​​‍ ‍‌‍​ ‌‍ ‌‍ ​‌ ‌‌‌‍ ‌‌‍ ‍‌ ​ ​‍‌‌​ ‌‌‌​​‍‌‌ ‌‍‍ ‌‍‌‌‌ ‍‌​‍‌‌​ ​ ‌​‌​​‍‌‌​ ​ ‌​‌​​‍‌‌​ ​‍​ ​‍​ ​‌‌‍‌​​ ​‍​ ​‌​ ​‌​ ‌‌‌‍​‌‌‍‌‍​ ‍​‌‍​‌‌‍‌​‌‍​ ​‍‌‌​ ​‍​ ​‍​‍‌‌​ ‌‌‌​‌​​‍ ‍‌‍‍‌‌ ‌​‌‍‌‌‌‍ ‌‌ ​ ​‍‌‌​ ‌‌‌​​‍​ ​‌​ ‍‌​‍‌‌​ ‌‌‌​‌​​ ‌‍​‍‌‍​‌‌ ​ ‌‍‌‌‌‌‌‌‌ ​‍‌‍ ​​ ‌‌‍‍​‌ ‌​‌ ‌​‌ ​​‌ ​ ​‍‌‌​ ​ ‌​​‌​‍‌‌​ ​‍‌​‌‍​‍‌‌​ ​‍‌​‌‍‌‍​ ‌‍ ‌‌ ​ ​‍ ‍‌‍​ ‌‍‌‌‌ ​‍‌ ‌‍‌‍‌‌‌ ​‍‌‍​‌​‍ ‍‌ ​ ‌‍‌‌​‍‌‍‌‍‍‌‌‍‌​​ ‌‌‍‍‌​ ​‌​ ‍​‌‍ ‍​‍ ‍‌‍‌​​ ‍‌​ ‌‌‌‍​‌‌‍​‌‌‍‌‌​ ​​​ ‍​​‍ ‌​ ‌ ‌‍‌‌‌‍​‌​ ‍​​‍ ‌​ ‌​‌‍‌​​ ​​​ ‌‍​‍ ‌​ ‍​​ ‌​​ ​ ​ ‌‌​‍ ‌​ ‌‌​ ‌​​ ‌‌‌‍‌​‌‍‌​​ ‌‍​ ‍‌‌‍‌‍‌‍​ ‌‍​‌‌‍​‌‌‍‌​​‍ ‍‌‍ ‍‌‍ ​‍‌‍‌ ‌​‌ ‍‌‌ ​​‌‍‌‌​ ‌‌ ​​‌‍​‌‌‍‌ ‌‍‌‌​‍‌‍‌ ​​‌‍​‌‌ ‌​‌‍‍​​ ‌‌‍​‍‌‍ ​‌‍ ‌‍​ ‌‍‍ ‌ ​ ​‍‌‌​ ‌‌‌​​‍‌‌ ‌‍‍ ‌‍‌‌‌ ‍‌​‍‌‌​ ​ ‌​‌​​‍‌‌​ ​ ‌​‌​​‍‌‌​ ​‍​ ​‍​ ​ ​ ​​​ ‍‌​ ‍‌‌‍​ ‌‍‌‍​ ​​‌‍​‌​ ‍‌‌‍‌‍​ ​‌‌‍​‌​‍‌‌​ ​‍​ ​‍​‍‌‌​ ‌‌‌​‌​​‍ ‍‌‍​ ‌‍ ‌‍ ​‌ ‌‌‌‍ ‌‌‍ ‍‌ ​ ​‍‌‌​ ‌‌‌​​‍‌‌ ‌‍‍ ‌‍‌‌‌ ‍‌​‍‌‌​ ​ ‌​‌​​‍‌‌​ ​ ‌​‌​​‍‌‌​ ​‍​ ​‍​ ​‌‌‍‌​​ ​‍​ ​‌​ ​‌​ ‌‌‌‍​‌‌‍‌‍​ ‍​‌‍​‌‌‍‌​‌‍​ ​‍‌‌​ ​‍​ ​‍​‍‌‌​ ‌‌‌​‌​​‍ ‍‌‍‍‌‌ ‌​‌‍‌‌‌‍ ‌‌ ​ ​‍‌‌​ ‌‌‌​​‍​ ​‌​ ‍‌​‍‌‌​ ‌‌‌​‌​​‍‌‍‌ ‌ ‌‍ ‌ ​‍‌‍‍ ‌ ​ ‌ ​​‌‍​‌‌‍​ ‌‍‌‌​ ‌‌ ​​‌ ​‍‌‍ ‌‍‌​‌ ‌‌‌‍​ ‌ ‌​‌‍‍‌‌‍ ‌‍ ‍​‍‌‍‌ ​​‌‍‌‌‌ ​‍‌ ​ ‌ ​​‌‍‌‌‌‍​ ‌ ‌​‌‍‍‌‌ ‌‍‌‍‌‌​ ‌‌ ​​‌ ‌‌‌‍​‍‌‍ ​‌‍‍‌‌ ​ ‌‍‍​‌‍‌‌‌‍‌​​‍​‍‌ ‌
Frisk persille og koriander​​​​‌ ‍ ​‍​‍‌‍ ‌ ​‍‌‍‍‌‌‍‌ ‌‍‍‌‌‍ ‍​‍​‍​ ‍‍​‍​‍‌ ​ ‌‍​‌‌‍ ‍‌‍‍‌‌ ‌​‌ ‍‌​‍ ‍‌‍‍‌‌‍ ​‍​‍​‍ ​​‍​‍‌‍‍​‌ ​‍‌‍‌‌‌‍‌‍​‍​‍​ ‍‍​‍​‍‌‍‍​‌ ‌​‌ ‌​‌ ​​‌ ​ ​ ‍‍​‍ ​‍ ‌‍​ ‌‍ ‌‌ ​ ​‍ ‍‌‍​ ‌‍‌‌‌ ​‍‌ ‌‍‌‍‌‌‌ ​‍‌‍​‌​‍ ‍‌ ​ ‌‍‌‌​‍ ‌ ​​‌ ​‍‌‍ ‌‍‌​‌ ‌‌‌‍​ ‌ ‌​‌‍‍‌‌‍ ‌‍ ‍​‍ ‌‍‍‌‌‍ ‍‌ ‌​‌‍‌‌‌‍ ‍‌ ‌​​‍ ‌‍‌‌‌‍‌​‌‍‍‌‌ ‌​​‍ ‌‍ ‌‌‍ ‌‍‌​‌‍‌‌​ ‌‌ ​​‌ ​‍‌‍‌‌‌ ​ ‌‍‌‌‌‍ ‍‌ ‌​‌‍​‌‌ ‌​‌‍‍‌‌‍ ‌‍ ‍​ ‍ ‌‍‍‌‌‍‌​​ ‌‌‍‍‌​ ​‌​ ‍​‌‍ ‍​‍ ‍‌‍‌​​ ‍‌​ ‌‌‌‍​‌‌‍​‌‌‍‌‌​ ​​​ ‍​​‍ ‌​ ‌ ‌‍‌‌‌‍​‌​ ‍​​‍ ‌​ ‌​‌‍‌​​ ​​​ ‌‍​‍ ‌​ ‍​​ ‌​​ ​ ​ ‌‌​‍ ‌​ ‌‌​ ‌​​ ‌‌‌‍‌​‌‍‌​​ ‌‍​ ‍‌‌‍‌‍‌‍​ ‌‍​‌‌‍​‌‌‍‌​​‍ ‍‌‍ ‍‌‍ ​ ‍ ‌ ‌​‌ ‍‌‌ ​​‌‍‌‌​ ‌‌ ​​‌‍​‌‌‍‌ ‌‍‌‌​ ‍ ‌ ​​‌‍​‌‌ ‌​‌‍‍​​ ‌‌‍​‍‌‍ ​‌‍ ‌‍​ ‌‍‍ ‌ ​ ​‍‌‌​ ‌‌‌​​‍‌‌ ‌‍‍ ‌‍‌‌‌ ‍‌​‍‌‌​ ​ ‌​‌​​‍‌‌​ ​ ‌​‌​​‍‌‌​ ​‍​ ​‍​ ​ ​ ​​​ ‍‌​ ‍‌‌‍​ ‌‍‌‍​ ​​‌‍​‌​ ‍‌‌‍‌‍​ ​‌‌‍​‌​‍‌‌​ ​‍​ ​‍​‍‌‌​ ‌‌‌​‌​​‍ ‍‌‍​ ‌‍ ‌‍ ​‌ ‌‌‌‍ ‌‌‍ ‍‌ ​ ​‍‌‌​ ‌‌‌​​‍‌‌ ‌‍‍ ‌‍‌‌‌ ‍‌​‍‌‌​ ​ ‌​‌​​‍‌‌​ ​ ‌​‌​​‍‌‌​ ​‍​ ​‍​ ​‌‌‍‌​​ ​‍​ ​‌​ ​‌​ ‌‌‌‍​‌‌‍‌‍​ ‍​‌‍​‌‌‍‌​‌‍​ ​‍‌‌​ ​‍​ ​‍​‍‌‌​ ‌‌‌​‌​​‍ ‍‌‍‍‌‌ ‌​‌‍‌‌‌‍ ‌‌ ​ ​‍‌‌​ ‌‌‌​​‍​ ​‍​ ​‌​‍‌‌​ ‌‌‌​‌​​ ‌‍​‍‌‍​‌‌ ​ ‌‍‌‌‌‌‌‌‌ ​‍‌‍ ​​ ‌‌‍‍​‌ ‌​‌ ‌​‌ ​​‌ ​ ​‍‌‌​ ​ ‌​​‌​‍‌‌​ ​‍‌​‌‍​‍‌‌​ ​‍‌​‌‍‌‍​ ‌‍ ‌‌ ​ ​‍ ‍‌‍​ ‌‍‌‌‌ ​‍‌ ‌‍‌‍‌‌‌ ​‍‌‍​‌​‍ ‍‌ ​ ‌‍‌‌​‍‌‍‌‍‍‌‌‍‌​​ ‌‌‍‍‌​ ​‌​ ‍​‌‍ ‍​‍ ‍‌‍‌​​ ‍‌​ ‌‌‌‍​‌‌‍​‌‌‍‌‌​ ​​​ ‍​​‍ ‌​ ‌ ‌‍‌‌‌‍​‌​ ‍​​‍ ‌​ ‌​‌‍‌​​ ​​​ ‌‍​‍ ‌​ ‍​​ ‌​​ ​ ​ ‌‌​‍ ‌​ ‌‌​ ‌​​ ‌‌‌‍‌​‌‍‌​​ ‌‍​ ‍‌‌‍‌‍‌‍​ ‌‍​‌‌‍​‌‌‍‌​​‍ ‍‌‍ ‍‌‍ ​‍‌‍‌ ‌​‌ ‍‌‌ ​​‌‍‌‌​ ‌‌ ​​‌‍​‌‌‍‌ ‌‍‌‌​‍‌‍‌ ​​‌‍​‌‌ ‌​‌‍‍​​ ‌‌‍​‍‌‍ ​‌‍ ‌‍​ ‌‍‍ ‌ ​ ​‍‌‌​ ‌‌‌​​‍‌‌ ‌‍‍ ‌‍‌‌‌ ‍‌​‍‌‌​ ​ ‌​‌​​‍‌‌​ ​ ‌​‌​​‍‌‌​ ​‍​ ​‍​ ​ ​ ​​​ ‍‌​ ‍‌‌‍​ ‌‍‌‍​ ​​‌‍​‌​ ‍‌‌‍‌‍​ ​‌‌‍​‌​‍‌‌​ ​‍​ ​‍​‍‌‌​ ‌‌‌​‌​​‍ ‍‌‍​ ‌‍ ‌‍ ​‌ ‌‌‌‍ ‌‌‍ ‍‌ ​ ​‍‌‌​ ‌‌‌​​‍‌‌ ‌‍‍ ‌‍‌‌‌ ‍‌​‍‌‌​ ​ ‌​‌​​‍‌‌​ ​ ‌​‌​​‍‌‌​ ​‍​ ​‍​ ​‌‌‍‌​​ ​‍​ ​‌​ ​‌​ ‌‌‌‍​‌‌‍‌‍​ ‍​‌‍​‌‌‍‌​‌‍​ ​‍‌‌​ ​‍​ ​‍​‍‌‌​ ‌‌‌​‌​​‍ ‍‌‍‍‌‌ ‌​‌‍‌‌‌‍ ‌‌ ​ ​‍‌‌​ ‌‌‌​​‍​ ​‍​ ​‌​‍‌‌​ ‌‌‌​‌​​‍‌‍‌ ‌ ‌‍ ‌ ​‍‌‍‍ ‌ ​ ‌ ​​‌‍​‌‌‍​ ‌‍‌‌​ ‌‌ ​​‌ ​‍‌‍ ‌‍‌​‌ ‌‌‌‍​ ‌ ‌​‌‍‍‌‌‍ ‌‍ ‍​‍‌‍‌ ​​‌‍‌‌‌ ​‍‌ ​ ‌ ​​‌‍‌‌‌‍​ ‌ ‌​‌‍‍‌‌ ‌‍‌‍‌‌​ ‌‌ ​​‌ ‌‌‌‍​‍‌‍ ​‌‍‍‌‌ ​ ‌‍‍​‌‍‌‌‌‍‌​​‍​‍‌ ‌